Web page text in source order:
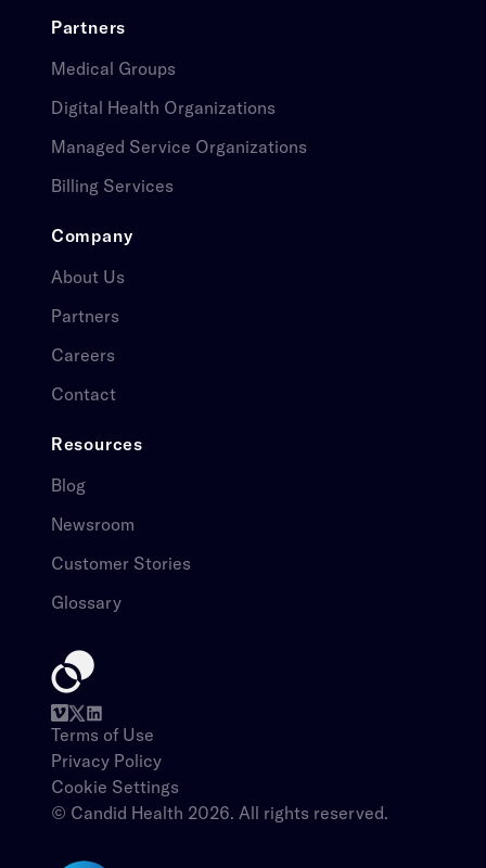
Partners​​​​‌ ‍ ​‍​‍‌‍ ‌ ​‍‌‍‍‌‌‍‌ ‌‍‍‌‌‍ ‍​‍​‍​ ‍‍​‍​‍‌ ​ ‌‍​‌‌‍ ‍‌‍‍‌‌ ‌​‌ ‍‌​‍ ‍‌‍‍‌‌‍ ​‍​‍​‍ ​​‍​‍‌‍‍​‌ ​‍‌‍‌‌‌‍‌‍​‍​‍​ ‍‍​‍​‍‌‍‍​‌ ‌​‌ ‌​‌ ​​​ ‍‍​‍ ​‍ ‌‍ ​‌‍ ‌‍​ ‌‍​‌‌‍ ​‌‍‍​‌‍ ‌ ​ ‌ ‌​​ ‍‍​ ​ ​ ​ ​ ​ ​ ​ ​‍ ‌‍‍‌‌‍ ‍‌ ‌​‌‍‌‌‌‍ ‍‌ ‌​​‍ ‌‍‌‌‌‍‌​‌‍‍‌‌ ‌​​‍ ‌‍ ‌‌‍ ‌‍‌​‌‍‌‌​ ‌‌ ​​‌ ​‍‌‍‌‌‌ ​ ‌‍‌‌‌‍ ‍‌ ‌​‌‍​‌‌ ‌​‌‍‍‌‌‍ ‌‍ ‍​ ‍ ‌‍‍‌‌‍‌​​ ‌​ ​​‌‍‌​‌‍‌‍​ ‍​​ ​‌​ ‍‌​ ​​​ ‍‌​‍ ‌​ ‍​‌‍​‍​ ​​‌‍‌‍​‍ ‌​ ‌​​ ‍‌​ ​‍​ ‌​​‍ ‌‌‍​‌​ ​​​ ‌​​ ​ ​‍ ‌​ ​‍‌‍‌​‌‍‌‍​ ​​​ ​​​ ‌ ​ ‌​​ ​​‌‍​ ​ ‍​​ ‍​​ ​‍​ ‍ ‌ ‌​‌ ‍‌‌ ​​‌‍‌‌​ ‌‌ ​ ‌‍‍‌‌ ‌​‌‍‌‌‌​‌‍‌‍ ‌‍ ‌ ‌​‌‍‌‌‌ ​‍​ ‍ ‌ ​​‌‍​‌‌ ‌​‌‍‍​​ ‌‌‍ ​‌‍‍‌‌‍ ‍‌‍‍ ‌​​ ‌‍ ‌‍ ​‌ ‌‌‌‍ ‌‌‍ ‍‌ ​ ​‍‌‌​ ‌‌‌​​‍‌‌ ‌‍‍ ‌‍‌‌‌ ‍‌​‍‌‌​ ​ ‌​‌​​‍‌‌​ ​ ‌​‌​​‍‌‌​ ​‍​ ​‍​ ‍​​ ​‌​ ‌‌​ ​‍​ ​ ​ ​‌​ ‌ ​ ‌‌‌‍​ ​ ‍‌​ ‌‌​ ‌‌​‍‌‌​ ​‍​ ​‍​‍‌‌​ ‌‌‌​‌​​‍ ‍‌‍‍​‌‍‌‌‌‍​‌‌‍‌​‌‍‍‌‌‍ ‍‌‍‌ ​ ‌‍​‍‌‍​‌‌ ​ ‌‍‌‌‌‌‌‌‌ ​‍‌‍ ​​ ‌‌‍‍​‌ ‌​‌ ‌​‌ ​​​‍‌‌​ ​ ‌​​‌​‍‌‌​ ​‍‌​‌‍​‍‌‌​ ​‍‌​‌‍‌‍ ​‌‍ ‌‍​ ‌‍​‌‌‍ ​‌‍‍​‌‍ ‌ ​ ‌ ‌​​‍‌‌​ ​ ‌​​‌​ ​ ​ ​ ​ ​ ​ ​ ​‍‌‍‌‍‍‌‌‍‌​​ ‌​ ​​‌‍‌​‌‍‌‍​ ‍​​ ​‌​ ‍‌​ ​​​ ‍‌​‍ ‌​ ‍​‌‍​‍​ ​​‌‍‌‍​‍ ‌​ ‌​​ ‍‌​ ​‍​ ‌​​‍ ‌‌‍​‌​ ​​​ ‌​​ ​ ​‍ ‌​ ​‍‌‍‌​‌‍‌‍​ ​​​ ​​​ ‌ ​ ‌​​ ​​‌‍​ ​ ‍​​ ‍​​ ​‍​‍‌‍‌ ‌​‌ ‍‌‌ ​​‌‍‌‌​ ‌‌ ​ ‌‍‍‌‌ ‌​‌‍‌‌‌​‌‍‌‍ ‌‍ ‌ ‌​‌‍‌‌‌ ​‍​‍‌‍‌ ​​‌‍​‌‌ ‌​‌‍‍​​ ‌‌‍ ​‌‍‍‌‌‍ ‍‌‍‍ ‌​​ ‌‍ ‌‍ ​‌ ‌‌‌‍ ‌‌‍ ‍‌ ​ ​‍‌‌​ ‌‌‌​​‍‌‌ ‌‍‍ ‌‍‌‌‌ ‍‌​‍‌‌​ ​ ‌​‌​​‍‌‌​ ​ ‌​‌​​‍‌‌​ ​‍​ ​‍​ ‍​​ ​‌​ ‌‌​ ​‍​ ​ ​ ​‌​ ‌ ​ ‌‌‌‍​ ​ ‍‌​ ‌‌​ ‌‌​‍‌‌​ ​‍​ ​‍​‍‌‌​ ‌‌‌​‌​​‍ ‍‌‍‍​‌‍‌‌‌‍​‌‌‍‌​‌‍‍‌‌‍ ‍‌‍‌ ​‍‌‍‌ ​​‌‍‌‌‌ ​‍‌ ​ ‌ ​​‌‍‌‌‌‍​ ‌ ‌​‌‍‍‌‌ ‌‍‌‍‌‌​ ‌‌ ​​‌ ‌‌‌‍​‍‌‍ ​‌‍‍‌‌ ​ ‌‍‍​‌‍‌‌‌‍‌​​‍​‍‌ ‌
Medical Groups​​​​‌ ‍ ​‍​‍‌‍ ‌ ​‍‌‍‍‌‌‍‌ ‌‍‍‌‌‍ ‍​‍​‍​ ‍‍​‍​‍‌ ​ ‌‍​‌‌‍ ‍‌‍‍‌‌ ‌​‌ ‍‌​‍ ‍‌‍‍‌‌‍ ​‍​‍​‍ ​​‍​‍‌‍‍​‌ ​‍‌‍‌‌‌‍‌‍​‍​‍​ ‍‍​‍​‍‌‍‍​‌ ‌​‌ ‌​‌ ​​​ ‍‍​‍ ​‍ ‌‍ ​‌‍ ‌‍​ ‌‍​‌‌‍ ​‌‍‍​‌‍ ‌ ​ ‌ ‌​​ ‍‍​ ​ ​ ​ ​ ​ ​ ​ ​‍ ‌‍‍‌‌‍ ‍‌ ‌​‌‍‌‌‌‍ ‍‌ ‌​​‍ ‌‍‌‌‌‍‌​‌‍‍‌‌ ‌​​‍ ‌‍ ‌‌‍ ‌‍‌​‌‍‌‌​ ‌‌ ​​‌ ​‍‌‍‌‌‌ ​ ‌‍‌‌‌‍ ‍‌ ‌​‌‍​‌‌ ‌​‌‍‍‌‌‍ ‌‍ ‍​ ‍ ‌‍‍‌‌‍‌​​ ‌​ ​​‌‍‌​‌‍‌‍​ ‍​​ ​‌​ ‍‌​ ​​​ ‍‌​‍ ‌​ ‍​‌‍​‍​ ​​‌‍‌‍​‍ ‌​ ‌​​ ‍‌​ ​‍​ ‌​​‍ ‌‌‍​‌​ ​​​ ‌​​ ​ ​‍ ‌​ ​‍‌‍‌​‌‍‌‍​ ​​​ ​​​ ‌ ​ ‌​​ ​​‌‍​ ​ ‍​​ ‍​​ ​‍​ ‍ ‌ ‌​‌ ‍‌‌ ​​‌‍‌‌​ ‌‌ ​ ‌‍‍‌‌ ‌​‌‍‌‌‌​‌‍‌‍ ‌‍ ‌ ‌​‌‍‌‌‌ ​‍​ ‍ ‌ ​​‌‍​‌‌ ‌​‌‍‍​​ ‌‌‍ ​‌‍‍‌‌‍ ‍‌‍‍ ‌​​ ‌‍ ‌‍ ​‌ ‌‌‌‍ ‌‌‍ ‍‌ ​ ​‍‌‌​ ‌‌‌​​‍‌‌ ‌‍‍ ‌‍‌‌‌ ‍‌​‍‌‌​ ​ ‌​‌​​‍‌‌​ ​ ‌​‌​​‍‌‌​ ​‍​ ​‍​ ‍​​ ​‌​ ‌‌​ ​‍​ ​ ​ ​‌​ ‌ ​ ‌‌‌‍​ ​ ‍‌​ ‌‌​ ‌‌​‍‌‌​ ​‍​ ​‍​‍‌‌​ ‌‌‌​‌​​‍ ‍‌‍ ​‌‍‍‌‌‍ ‍‌‍‍ ‌ ​ ​‍‌‌​ ‌‌‌​​‍‌‌ ‌‍‍ ‌‍‌‌‌ ‍‌​‍‌‌​ ​ ‌​‌​​‍‌‌​ ​ ‌​‌​​‍‌‌​ ​‍​ ​‍‌‍‌​‌‍​ ​ ‌‌‌‍‌​‌‍​‌​ ‍‌​ ‍​​ ​‌‌‍​ ​ ‌‍​ ‍‌‌‍​‌​‍‌‌​ ​‍​ ​‍​‍‌‌​ ‌‌‌​‌​​‍ ‍‌‍ ​‌‍​‌‌‍​‍‌‍‌‌‌‍ ​​ ‌‍​‍‌‍​‌‌ ​ ‌‍‌‌‌‌‌‌‌ ​‍‌‍ ​​ ‌‌‍‍​‌ ‌​‌ ‌​‌ ​​​‍‌‌​ ​ ‌​​‌​‍‌‌​ ​‍‌​‌‍​‍‌‌​ ​‍‌​‌‍‌‍ ​‌‍ ‌‍​ ‌‍​‌‌‍ ​‌‍‍​‌‍ ‌ ​ ‌ ‌​​‍‌‌​ ​ ‌​​‌​ ​ ​ ​ ​ ​ ​ ​ ​‍‌‍‌‍‍‌‌‍‌​​ ‌​ ​​‌‍‌​‌‍‌‍​ ‍​​ ​‌​ ‍‌​ ​​​ ‍‌​‍ ‌​ ‍​‌‍​‍​ ​​‌‍‌‍​‍ ‌​ ‌​​ ‍‌​ ​‍​ ‌​​‍ ‌‌‍​‌​ ​​​ ‌​​ ​ ​‍ ‌​ ​‍‌‍‌​‌‍‌‍​ ​​​ ​​​ ‌ ​ ‌​​ ​​‌‍​ ​ ‍​​ ‍​​ ​‍​‍‌‍‌ ‌​‌ ‍‌‌ ​​‌‍‌‌​ ‌‌ ​ ‌‍‍‌‌ ‌​‌‍‌‌‌​‌‍‌‍ ‌‍ ‌ ‌​‌‍‌‌‌ ​‍​‍‌‍‌ ​​‌‍​‌‌ ‌​‌‍‍​​ ‌‌‍ ​‌‍‍‌‌‍ ‍‌‍‍ ‌​​ ‌‍ ‌‍ ​‌ ‌‌‌‍ ‌‌‍ ‍‌ ​ ​‍‌‌​ ‌‌‌​​‍‌‌ ‌‍‍ ‌‍‌‌‌ ‍‌​‍‌‌​ ​ ‌​‌​​‍‌‌​ ​ ‌​‌​​‍‌‌​ ​‍​ ​‍​ ‍​​ ​‌​ ‌‌​ ​‍​ ​ ​ ​‌​ ‌ ​ ‌‌‌‍​ ​ ‍‌​ ‌‌​ ‌‌​‍‌‌​ ​‍​ ​‍​‍‌‌​ ‌‌‌​‌​​‍ ‍‌‍ ​‌‍‍‌‌‍ ‍‌‍‍ ‌ ​ ​‍‌‌​ ‌‌‌​​‍‌‌ ‌‍‍ ‌‍‌‌‌ ‍‌​‍‌‌​ ​ ‌​‌​​‍‌‌​ ​ ‌​‌​​‍‌‌​ ​‍​ ​‍‌‍‌​‌‍​ ​ ‌‌‌‍‌​‌‍​‌​ ‍‌​ ‍​​ ​‌‌‍​ ​ ‌‍​ ‍‌‌‍​‌​‍‌‌​ ​‍​ ​‍​‍‌‌​ ‌‌‌​‌​​‍ ‍‌‍ ​‌‍​‌‌‍​‍‌‍‌‌‌‍ ​​‍‌‍‌ ​​‌‍‌‌‌ ​‍‌ ​ ‌ ​​‌‍‌‌‌‍​ ‌ ‌​‌‍‍‌‌ ‌‍‌‍‌‌​ ‌‌ ​​‌ ‌‌‌‍​‍‌‍ ​‌‍‍‌‌ ​ ‌‍‍​‌‍‌‌‌‍‌​​‍​‍‌ ‌
Digital Health Organizations​​​​‌ ‍ ​‍​‍‌‍ ‌ ​‍‌‍‍‌‌‍‌ ‌‍‍‌‌‍ ‍​‍​‍​ ‍‍​‍​‍‌ ​ ‌‍​‌‌‍ ‍‌‍‍‌‌ ‌​‌ ‍‌​‍ ‍‌‍‍‌‌‍ ​‍​‍​‍ ​​‍​‍‌‍‍​‌ ​‍‌‍‌‌‌‍‌‍​‍​‍​ ‍‍​‍​‍‌‍‍​‌ ‌​‌ ‌​‌ ​​​ ‍‍​‍ ​‍ ‌‍ ​‌‍ ‌‍​ ‌‍​‌‌‍ ​‌‍‍​‌‍ ‌ ​ ‌ ‌​​ ‍‍​ ​ ​ ​ ​ ​ ​ ​ ​‍ ‌‍‍‌‌‍ ‍‌ ‌​‌‍‌‌‌‍ ‍‌ ‌​​‍ ‌‍‌‌‌‍‌​‌‍‍‌‌ ‌​​‍ ‌‍ ‌‌‍ ‌‍‌​‌‍‌‌​ ‌‌ ​​‌ ​‍‌‍‌‌‌ ​ ‌‍‌‌‌‍ ‍‌ ‌​‌‍​‌‌ ‌​‌‍‍‌‌‍ ‌‍ ‍​ ‍ ‌‍‍‌‌‍‌​​ ‌​ ​​‌‍‌​‌‍‌‍​ ‍​​ ​‌​ ‍‌​ ​​​ ‍‌​‍ ‌​ ‍​‌‍​‍​ ​​‌‍‌‍​‍ ‌​ ‌​​ ‍‌​ ​‍​ ‌​​‍ ‌‌‍​‌​ ​​​ ‌​​ ​ ​‍ ‌​ ​‍‌‍‌​‌‍‌‍​ ​​​ ​​​ ‌ ​ ‌​​ ​​‌‍​ ​ ‍​​ ‍​​ ​‍​ ‍ ‌ ‌​‌ ‍‌‌ ​​‌‍‌‌​ ‌‌ ​ ‌‍‍‌‌ ‌​‌‍‌‌‌​‌‍‌‍ ‌‍ ‌ ‌​‌‍‌‌‌ ​‍​ ‍ ‌ ​​‌‍​‌‌ ‌​‌‍‍​​ ‌‌‍ ​‌‍‍‌‌‍ ‍‌‍‍ ‌​​ ‌‍ ‌‍ ​‌ ‌‌‌‍ ‌‌‍ ‍‌ ​ ​‍‌‌​ ‌‌‌​​‍‌‌ ‌‍‍ ‌‍‌‌‌ ‍‌​‍‌‌​ ​ ‌​‌​​‍‌‌​ ​ ‌​‌​​‍‌‌​ ​‍​ ​‍​ ‍​​ ​‌​ ‌‌​ ​‍​ ​ ​ ​‌​ ‌ ​ ‌‌‌‍​ ​ ‍‌​ ‌‌​ ‌‌​‍‌‌​ ​‍​ ​‍​‍‌‌​ ‌‌‌​‌​​‍ ‍‌‍ ​‌‍‍‌‌‍ ‍‌‍‍ ‌ ​ ​‍‌‌​ ‌‌‌​​‍‌‌ ‌‍‍ ‌‍‌‌‌ ‍‌​‍‌‌​ ​ ‌​‌​​‍‌‌​ ​ ‌​‌​​‍‌‌​ ​‍​ ​‍​ ‌ ‌‍​ ​ ​​‌‍‌‍​ ​ ‌‍‌​​ ​‌​ ​​​ ​‍​ ​​‌‍‌‍‌‍​ ​ ‍‌​ ‌​‌‍​‍‌‍​‌​ ​​​ ​ ​ ‌​​ ​​​ ‍​​ ​ ​ ‌​​ ​​​ ‌ ​ ‌‌​ ​​​ ‍‌‌‍‌‍‌‍‌‌​ ​​​ ‌ ​‍‌‌​ ​‍​ ​‍​‍‌‌​ ‌‌‌​‌​​‍ ‍‌‍ ​‌‍​‌‌‍​‍‌‍‌‌‌‍ ​​ ‌‍​‍‌‍​‌‌ ​ ‌‍‌‌‌‌‌‌‌ ​‍‌‍ ​​ ‌‌‍‍​‌ ‌​‌ ‌​‌ ​​​‍‌‌​ ​ ‌​​‌​‍‌‌​ ​‍‌​‌‍​‍‌‌​ ​‍‌​‌‍‌‍ ​‌‍ ‌‍​ ‌‍​‌‌‍ ​‌‍‍​‌‍ ‌ ​ ‌ ‌​​‍‌‌​ ​ ‌​​‌​ ​ ​ ​ ​ ​ ​ ​ ​‍‌‍‌‍‍‌‌‍‌​​ ‌​ ​​‌‍‌​‌‍‌‍​ ‍​​ ​‌​ ‍‌​ ​​​ ‍‌​‍ ‌​ ‍​‌‍​‍​ ​​‌‍‌‍​‍ ‌​ ‌​​ ‍‌​ ​‍​ ‌​​‍ ‌‌‍​‌​ ​​​ ‌​​ ​ ​‍ ‌​ ​‍‌‍‌​‌‍‌‍​ ​​​ ​​​ ‌ ​ ‌​​ ​​‌‍​ ​ ‍​​ ‍​​ ​‍​‍‌‍‌ ‌​‌ ‍‌‌ ​​‌‍‌‌​ ‌‌ ​ ‌‍‍‌‌ ‌​‌‍‌‌‌​‌‍‌‍ ‌‍ ‌ ‌​‌‍‌‌‌ ​‍​‍‌‍‌ ​​‌‍​‌‌ ‌​‌‍‍​​ ‌‌‍ ​‌‍‍‌‌‍ ‍‌‍‍ ‌​​ ‌‍ ‌‍ ​‌ ‌‌‌‍ ‌‌‍ ‍‌ ​ ​‍‌‌​ ‌‌‌​​‍‌‌ ‌‍‍ ‌‍‌‌‌ ‍‌​‍‌‌​ ​ ‌​‌​​‍‌‌​ ​ ‌​‌​​‍‌‌​ ​‍​ ​‍​ ‍​​ ​‌​ ‌‌​ ​‍​ ​ ​ ​‌​ ‌ ​ ‌‌‌‍​ ​ ‍‌​ ‌‌​ ‌‌​‍‌‌​ ​‍​ ​‍​‍‌‌​ ‌‌‌​‌​​‍ ‍‌‍ ​‌‍‍‌‌‍ ‍‌‍‍ ‌ ​ ​‍‌‌​ ‌‌‌​​‍‌‌ ‌‍‍ ‌‍‌‌‌ ‍‌​‍‌‌​ ​ ‌​‌​​‍‌‌​ ​ ‌​‌​​‍‌‌​ ​‍​ ​‍​ ‌ ‌‍​ ​ ​​‌‍‌‍​ ​ ‌‍‌​​ ​‌​ ​​​ ​‍​ ​​‌‍‌‍‌‍​ ​ ‍‌​ ‌​‌‍​‍‌‍​‌​ ​​​ ​ ​ ‌​​ ​​​ ‍​​ ​ ​ ‌​​ ​​​ ‌ ​ ‌‌​ ​​​ ‍‌‌‍‌‍‌‍‌‌​ ​​​ ‌ ​‍‌‌​ ​‍​ ​‍​‍‌‌​ ‌‌‌​‌​​‍ ‍‌‍ ​‌‍​‌‌‍​‍‌‍‌‌‌‍ ​​‍‌‍‌ ​​‌‍‌‌‌ ​‍‌ ​ ‌ ​​‌‍‌‌‌‍​ ‌ ‌​‌‍‍‌‌ ‌‍‌‍‌‌​ ‌‌ ​​‌ ‌‌‌‍​‍‌‍ ​‌‍‍‌‌ ​ ‌‍‍​‌‍‌‌‌‍‌​​‍​‍‌ ‌
Managed Service Organizations​​​​‌ ‍ ​‍​‍‌‍ ‌ ​‍‌‍‍‌‌‍‌ ‌‍‍‌‌‍ ‍​‍​‍​ ‍‍​‍​‍‌ ​ ‌‍​‌‌‍ ‍‌‍‍‌‌ ‌​‌ ‍‌​‍ ‍‌‍‍‌‌‍ ​‍​‍​‍ ​​‍​‍‌‍‍​‌ ​‍‌‍‌‌‌‍‌‍​‍​‍​ ‍‍​‍​‍‌‍‍​‌ ‌​‌ ‌​‌ ​​​ ‍‍​‍ ​‍ ‌‍ ​‌‍ ‌‍​ ‌‍​‌‌‍ ​‌‍‍​‌‍ ‌ ​ ‌ ‌​​ ‍‍​ ​ ​ ​ ​ ​ ​ ​ ​‍ ‌‍‍‌‌‍ ‍‌ ‌​‌‍‌‌‌‍ ‍‌ ‌​​‍ ‌‍‌‌‌‍‌​‌‍‍‌‌ ‌​​‍ ‌‍ ‌‌‍ ‌‍‌​‌‍‌‌​ ‌‌ ​​‌ ​‍‌‍‌‌‌ ​ ‌‍‌‌‌‍ ‍‌ ‌​‌‍​‌‌ ‌​‌‍‍‌‌‍ ‌‍ ‍​ ‍ ‌‍‍‌‌‍‌​​ ‌​ ​​‌‍‌​‌‍‌‍​ ‍​​ ​‌​ ‍‌​ ​​​ ‍‌​‍ ‌​ ‍​‌‍​‍​ ​​‌‍‌‍​‍ ‌​ ‌​​ ‍‌​ ​‍​ ‌​​‍ ‌‌‍​‌​ ​​​ ‌​​ ​ ​‍ ‌​ ​‍‌‍‌​‌‍‌‍​ ​​​ ​​​ ‌ ​ ‌​​ ​​‌‍​ ​ ‍​​ ‍​​ ​‍​ ‍ ‌ ‌​‌ ‍‌‌ ​​‌‍‌‌​ ‌‌ ​ ‌‍‍‌‌ ‌​‌‍‌‌‌​‌‍‌‍ ‌‍ ‌ ‌​‌‍‌‌‌ ​‍​ ‍ ‌ ​​‌‍​‌‌ ‌​‌‍‍​​ ‌‌‍ ​‌‍‍‌‌‍ ‍‌‍‍ ‌​​ ‌‍ ‌‍ ​‌ ‌‌‌‍ ‌‌‍ ‍‌ ​ ​‍‌‌​ ‌‌‌​​‍‌‌ ‌‍‍ ‌‍‌‌‌ ‍‌​‍‌‌​ ​ ‌​‌​​‍‌‌​ ​ ‌​‌​​‍‌‌​ ​‍​ ​‍​ ‍​​ ​‌​ ‌‌​ ​‍​ ​ ​ ​‌​ ‌ ​ ‌‌‌‍​ ​ ‍‌​ ‌‌​ ‌‌​‍‌‌​ ​‍​ ​‍​‍‌‌​ ‌‌‌​‌​​‍ ‍‌‍ ​‌‍‍‌‌‍ ‍‌‍‍ ‌ ​ ​‍‌‌​ ‌‌‌​​‍‌‌ ‌‍‍ ‌‍‌‌‌ ‍‌​‍‌‌​ ​ ‌​‌​​‍‌‌​ ​ ‌​‌​​‍‌‌​ ​‍​ ​‍​ ‍​‌‍​‌‌‍‌‍​ ​​‌‍‌​​ ‍‌‌‍​ ‌‍‌‍​ ​​‌‍‌‌‌‍​‍‌‍‌‌‌‍‌‌​ ‌​‌‍‌​​ ​​‌‍‌‍​ ​‌​ ‍‌​ ‌‍​ ‌‍​ ‌‌‌‍‌​​ ‍​‌‍​‍‌‍​‍​ ​‌​ ‌‌‌‍‌‌​ ​‍​ ​‌‌‍​‍​‍‌‌​ ​‍​ ​‍​‍‌‌​ ‌‌‌​‌​​‍ ‍‌‍ ​‌‍​‌‌‍​‍‌‍‌‌‌‍ ​​ ‌‍​‍‌‍​‌‌ ​ ‌‍‌‌‌‌‌‌‌ ​‍‌‍ ​​ ‌‌‍‍​‌ ‌​‌ ‌​‌ ​​​‍‌‌​ ​ ‌​​‌​‍‌‌​ ​‍‌​‌‍​‍‌‌​ ​‍‌​‌‍‌‍ ​‌‍ ‌‍​ ‌‍​‌‌‍ ​‌‍‍​‌‍ ‌ ​ ‌ ‌​​‍‌‌​ ​ ‌​​‌​ ​ ​ ​ ​ ​ ​ ​ ​‍‌‍‌‍‍‌‌‍‌​​ ‌​ ​​‌‍‌​‌‍‌‍​ ‍​​ ​‌​ ‍‌​ ​​​ ‍‌​‍ ‌​ ‍​‌‍​‍​ ​​‌‍‌‍​‍ ‌​ ‌​​ ‍‌​ ​‍​ ‌​​‍ ‌‌‍​‌​ ​​​ ‌​​ ​ ​‍ ‌​ ​‍‌‍‌​‌‍‌‍​ ​​​ ​​​ ‌ ​ ‌​​ ​​‌‍​ ​ ‍​​ ‍​​ ​‍​‍‌‍‌ ‌​‌ ‍‌‌ ​​‌‍‌‌​ ‌‌ ​ ‌‍‍‌‌ ‌​‌‍‌‌‌​‌‍‌‍ ‌‍ ‌ ‌​‌‍‌‌‌ ​‍​‍‌‍‌ ​​‌‍​‌‌ ‌​‌‍‍​​ ‌‌‍ ​‌‍‍‌‌‍ ‍‌‍‍ ‌​​ ‌‍ ‌‍ ​‌ ‌‌‌‍ ‌‌‍ ‍‌ ​ ​‍‌‌​ ‌‌‌​​‍‌‌ ‌‍‍ ‌‍‌‌‌ ‍‌​‍‌‌​ ​ ‌​‌​​‍‌‌​ ​ ‌​‌​​‍‌‌​ ​‍​ ​‍​ ‍​​ ​‌​ ‌‌​ ​‍​ ​ ​ ​‌​ ‌ ​ ‌‌‌‍​ ​ ‍‌​ ‌‌​ ‌‌​‍‌‌​ ​‍​ ​‍​‍‌‌​ ‌‌‌​‌​​‍ ‍‌‍ ​‌‍‍‌‌‍ ‍‌‍‍ ‌ ​ ​‍‌‌​ ‌‌‌​​‍‌‌ ‌‍‍ ‌‍‌‌‌ ‍‌​‍‌‌​ ​ ‌​‌​​‍‌‌​ ​ ‌​‌​​‍‌‌​ ​‍​ ​‍​ ‍​‌‍​‌‌‍‌‍​ ​​‌‍‌​​ ‍‌‌‍​ ‌‍‌‍​ ​​‌‍‌‌‌‍​‍‌‍‌‌‌‍‌‌​ ‌​‌‍‌​​ ​​‌‍‌‍​ ​‌​ ‍‌​ ‌‍​ ‌‍​ ‌‌‌‍‌​​ ‍​‌‍​‍‌‍​‍​ ​‌​ ‌‌‌‍‌‌​ ​‍​ ​‌‌‍​‍​‍‌‌​ ​‍​ ​‍​‍‌‌​ ‌‌‌​‌​​‍ ‍‌‍ ​‌‍​‌‌‍​‍‌‍‌‌‌‍ ​​‍‌‍‌ ​​‌‍‌‌‌ ​‍‌ ​ ‌ ​​‌‍‌‌‌‍​ ‌ ‌​‌‍‍‌‌ ‌‍‌‍‌‌​ ‌‌ ​​‌ ‌‌‌‍​‍‌‍ ​‌‍‍‌‌ ​ ‌‍‍​‌‍‌‌‌‍‌​​‍​‍‌ ‌
Billing Services​​​​‌ ‍ ​‍​‍‌‍ ‌ ​‍‌‍‍‌‌‍‌ ‌‍‍‌‌‍ ‍​‍​‍​ ‍‍​‍​‍‌ ​ ‌‍​‌‌‍ ‍‌‍‍‌‌ ‌​‌ ‍‌​‍ ‍‌‍‍‌‌‍ ​‍​‍​‍ ​​‍​‍‌‍‍​‌ ​‍‌‍‌‌‌‍‌‍​‍​‍​ ‍‍​‍​‍‌‍‍​‌ ‌​‌ ‌​‌ ​​​ ‍‍​‍ ​‍ ‌‍ ​‌‍ ‌‍​ ‌‍​‌‌‍ ​‌‍‍​‌‍ ‌ ​ ‌ ‌​​ ‍‍​ ​ ​ ​ ​ ​ ​ ​ ​‍ ‌‍‍‌‌‍ ‍‌ ‌​‌‍‌‌‌‍ ‍‌ ‌​​‍ ‌‍‌‌‌‍‌​‌‍‍‌‌ ‌​​‍ ‌‍ ‌‌‍ ‌‍‌​‌‍‌‌​ ‌‌ ​​‌ ​‍‌‍‌‌‌ ​ ‌‍‌‌‌‍ ‍‌ ‌​‌‍​‌‌ ‌​‌‍‍‌‌‍ ‌‍ ‍​ ‍ ‌‍‍‌‌‍‌​​ ‌​ ​​‌‍‌​‌‍‌‍​ ‍​​ ​‌​ ‍‌​ ​​​ ‍‌​‍ ‌​ ‍​‌‍​‍​ ​​‌‍‌‍​‍ ‌​ ‌​​ ‍‌​ ​‍​ ‌​​‍ ‌‌‍​‌​ ​​​ ‌​​ ​ ​‍ ‌​ ​‍‌‍‌​‌‍‌‍​ ​​​ ​​​ ‌ ​ ‌​​ ​​‌‍​ ​ ‍​​ ‍​​ ​‍​ ‍ ‌ ‌​‌ ‍‌‌ ​​‌‍‌‌​ ‌‌ ​ ‌‍‍‌‌ ‌​‌‍‌‌‌​‌‍‌‍ ‌‍ ‌ ‌​‌‍‌‌‌ ​‍​ ‍ ‌ ​​‌‍​‌‌ ‌​‌‍‍​​ ‌‌‍ ​‌‍‍‌‌‍ ‍‌‍‍ ‌​​ ‌‍ ‌‍ ​‌ ‌‌‌‍ ‌‌‍ ‍‌ ​ ​‍‌‌​ ‌‌‌​​‍‌‌ ‌‍‍ ‌‍‌‌‌ ‍‌​‍‌‌​ ​ ‌​‌​​‍‌‌​ ​ ‌​‌​​‍‌‌​ ​‍​ ​‍​ ‍​​ ​‌​ ‌‌​ ​‍​ ​ ​ ​‌​ ‌ ​ ‌‌‌‍​ ​ ‍‌​ ‌‌​ ‌‌​‍‌‌​ ​‍​ ​‍​‍‌‌​ ‌‌‌​‌​​‍ ‍‌‍ ​‌‍‍‌‌‍ ‍‌‍‍ ‌ ​ ​‍‌‌​ ‌‌‌​​‍‌‌ ‌‍‍ ‌‍‌‌‌ ‍‌​‍‌‌​ ​ ‌​‌​​‍‌‌​ ​ ‌​‌​​‍‌‌​ ​‍​ ​‍‌‍​ ​ ​‍‌‍‌‌​ ​‍‌‍‌‌​ ​​‌‍​‌‌‍​‌‌‍‌‍‌‍‌​​ ​​‌‍‌‌​ ​‍​ ‍‌​ ‍​‌‍‌‌‌‍‌‍​ ‍​​ ​ ‌‍‌​​ ‍‌​ ‍​​ ‌​‌‍‌​​ ​‍​ ‌‌‌‍‌​​ ​‌​ ‍​​ ‌ ​ ‍‌‌‍​‌​‍‌‌​ ​‍​ ​‍​‍‌‌​ ‌‌‌​‌​​‍ ‍‌‍ ​‌‍​‌‌‍​‍‌‍‌‌‌‍ ​​ ‌‍​‍‌‍​‌‌ ​ ‌‍‌‌‌‌‌‌‌ ​‍‌‍ ​​ ‌‌‍‍​‌ ‌​‌ ‌​‌ ​​​‍‌‌​ ​ ‌​​‌​‍‌‌​ ​‍‌​‌‍​‍‌‌​ ​‍‌​‌‍‌‍ ​‌‍ ‌‍​ ‌‍​‌‌‍ ​‌‍‍​‌‍ ‌ ​ ‌ ‌​​‍‌‌​ ​ ‌​​‌​ ​ ​ ​ ​ ​ ​ ​ ​‍‌‍‌‍‍‌‌‍‌​​ ‌​ ​​‌‍‌​‌‍‌‍​ ‍​​ ​‌​ ‍‌​ ​​​ ‍‌​‍ ‌​ ‍​‌‍​‍​ ​​‌‍‌‍​‍ ‌​ ‌​​ ‍‌​ ​‍​ ‌​​‍ ‌‌‍​‌​ ​​​ ‌​​ ​ ​‍ ‌​ ​‍‌‍‌​‌‍‌‍​ ​​​ ​​​ ‌ ​ ‌​​ ​​‌‍​ ​ ‍​​ ‍​​ ​‍​‍‌‍‌ ‌​‌ ‍‌‌ ​​‌‍‌‌​ ‌‌ ​ ‌‍‍‌‌ ‌​‌‍‌‌‌​‌‍‌‍ ‌‍ ‌ ‌​‌‍‌‌‌ ​‍​‍‌‍‌ ​​‌‍​‌‌ ‌​‌‍‍​​ ‌‌‍ ​‌‍‍‌‌‍ ‍‌‍‍ ‌​​ ‌‍ ‌‍ ​‌ ‌‌‌‍ ‌‌‍ ‍‌ ​ ​‍‌‌​ ‌‌‌​​‍‌‌ ‌‍‍ ‌‍‌‌‌ ‍‌​‍‌‌​ ​ ‌​‌​​‍‌‌​ ​ ‌​‌​​‍‌‌​ ​‍​ ​‍​ ‍​​ ​‌​ ‌‌​ ​‍​ ​ ​ ​‌​ ‌ ​ ‌‌‌‍​ ​ ‍‌​ ‌‌​ ‌‌​‍‌‌​ ​‍​ ​‍​‍‌‌​ ‌‌‌​‌​​‍ ‍‌‍ ​‌‍‍‌‌‍ ‍‌‍‍ ‌ ​ ​‍‌‌​ ‌‌‌​​‍‌‌ ‌‍‍ ‌‍‌‌‌ ‍‌​‍‌‌​ ​ ‌​‌​​‍‌‌​ ​ ‌​‌​​‍‌‌​ ​‍​ ​‍‌‍​ ​ ​‍‌‍‌‌​ ​‍‌‍‌‌​ ​​‌‍​‌‌‍​‌‌‍‌‍‌‍‌​​ ​​‌‍‌‌​ ​‍​ ‍‌​ ‍​‌‍‌‌‌‍‌‍​ ‍​​ ​ ‌‍‌​​ ‍‌​ ‍​​ ‌​‌‍‌​​ ​‍​ ‌‌‌‍‌​​ ​‌​ ‍​​ ‌ ​ ‍‌‌‍​‌​‍‌‌​ ​‍​ ​‍​‍‌‌​ ‌‌‌​‌​​‍ ‍‌‍ ​‌‍​‌‌‍​‍‌‍‌‌‌‍ ​​‍‌‍‌ ​​‌‍‌‌‌ ​‍‌ ​ ‌ ​​‌‍‌‌‌‍​ ‌ ‌​‌‍‍‌‌ ‌‍‌‍‌‌​ ‌‌ ​​‌ ‌‌‌‍​‍‌‍ ​‌‍‍‌‌ ​ ‌‍‍​‌‍‌‌‌‍‌​​‍​‍‌ ‌
Company​​​​‌ ‍ ​‍​‍‌‍ ‌ ​‍‌‍‍‌‌‍‌ ‌‍‍‌‌‍ ‍​‍​‍​ ‍‍​‍​‍‌ ​ ‌‍​‌‌‍ ‍‌‍‍‌‌ ‌​‌ ‍‌​‍ ‍‌‍‍‌‌‍ ​‍​‍​‍ ​​‍​‍‌‍‍​‌ ​‍‌‍‌‌‌‍‌‍​‍​‍​ ‍‍​‍​‍‌‍‍​‌ ‌​‌ ‌​‌ ​​​ ‍‍​‍ ​‍ ‌‍ ​‌‍ ‌‍​ ‌‍​‌‌‍ ​‌‍‍​‌‍ ‌ ​ ‌ ‌​​ ‍‍​ ​ ​ ​ ​ ​ ​ ​ ​‍ ‌‍‍‌‌‍ ‍‌ ‌​‌‍‌‌‌‍ ‍‌ ‌​​‍ ‌‍‌‌‌‍‌​‌‍‍‌‌ ‌​​‍ ‌‍ ‌‌‍ ‌‍‌​‌‍‌‌​ ‌‌ ​​‌ ​‍‌‍‌‌‌ ​ ‌‍‌‌‌‍ ‍‌ ‌​‌‍​‌‌ ‌​‌‍‍‌‌‍ ‌‍ ‍​ ‍ ‌‍‍‌‌‍‌​​ ‌​ ​​‌‍‌​‌‍‌‍​ ‍​​ ​‌​ ‍‌​ ​​​ ‍‌​‍ ‌​ ‍​‌‍​‍​ ​​‌‍‌‍​‍ ‌​ ‌​​ ‍‌​ ​‍​ ‌​​‍ ‌‌‍​‌​ ​​​ ‌​​ ​ ​‍ ‌​ ​‍‌‍‌​‌‍‌‍​ ​​​ ​​​ ‌ ​ ‌​​ ​​‌‍​ ​ ‍​​ ‍​​ ​‍​ ‍ ‌ ‌​‌ ‍‌‌ ​​‌‍‌‌​ ‌‌ ​ ‌‍‍‌‌ ‌​‌‍‌‌‌​‌‍‌‍ ‌‍ ‌ ‌​‌‍‌‌‌ ​‍​ ‍ ‌ ​​‌‍​‌‌ ‌​‌‍‍​​ ‌‌‍ ​‌‍‍‌‌‍ ‍‌‍‍ ‌​​ ‌‍ ‌‍ ​‌ ‌‌‌‍ ‌‌‍ ‍‌ ​ ​‍‌‌​ ‌‌‌​​‍‌‌ ‌‍‍ ‌‍‌‌‌ ‍‌​‍‌‌​ ​ ‌​‌​​‍‌‌​ ​ ‌​‌​​‍‌‌​ ​‍​ ​‍​ ‌​​ ‌​​ ‌ ​ ‌‍‌‍​‌​ ​ ​ ‌​‌‍‌‌​ ​‍‌‍​‍​ ‌​​ ‌ ​‍‌‌​ ​‍​ ​‍​‍‌‌​ ‌‌‌​‌​​‍ ‍‌‍‍​‌‍‌‌‌‍​‌‌‍‌​‌‍‍‌‌‍ ‍‌‍‌ ​ ‌‍​‍‌‍​‌‌ ​ ‌‍‌‌‌‌‌‌‌ ​‍‌‍ ​​ ‌‌‍‍​‌ ‌​‌ ‌​‌ ​​​‍‌‌​ ​ ‌​​‌​‍‌‌​ ​‍‌​‌‍​‍‌‌​ ​‍‌​‌‍‌‍ ​‌‍ ‌‍​ ‌‍​‌‌‍ ​‌‍‍​‌‍ ‌ ​ ‌ ‌​​‍‌‌​ ​ ‌​​‌​ ​ ​ ​ ​ ​ ​ ​ ​‍‌‍‌‍‍‌‌‍‌​​ ‌​ ​​‌‍‌​‌‍‌‍​ ‍​​ ​‌​ ‍‌​ ​​​ ‍‌​‍ ‌​ ‍​‌‍​‍​ ​​‌‍‌‍​‍ ‌​ ‌​​ ‍‌​ ​‍​ ‌​​‍ ‌‌‍​‌​ ​​​ ‌​​ ​ ​‍ ‌​ ​‍‌‍‌​‌‍‌‍​ ​​​ ​​​ ‌ ​ ‌​​ ​​‌‍​ ​ ‍​​ ‍​​ ​‍​‍‌‍‌ ‌​‌ ‍‌‌ ​​‌‍‌‌​ ‌‌ ​ ‌‍‍‌‌ ‌​‌‍‌‌‌​‌‍‌‍ ‌‍ ‌ ‌​‌‍‌‌‌ ​‍​‍‌‍‌ ​​‌‍​‌‌ ‌​‌‍‍​​ ‌‌‍ ​‌‍‍‌‌‍ ‍‌‍‍ ‌​​ ‌‍ ‌‍ ​‌ ‌‌‌‍ ‌‌‍ ‍‌ ​ ​‍‌‌​ ‌‌‌​​‍‌‌ ‌‍‍ ‌‍‌‌‌ ‍‌​‍‌‌​ ​ ‌​‌​​‍‌‌​ ​ ‌​‌​​‍‌‌​ ​‍​ ​‍​ ‌​​ ‌​​ ‌ ​ ‌‍‌‍​‌​ ​ ​ ‌​‌‍‌‌​ ​‍‌‍​‍​ ‌​​ ‌ ​‍‌‌​ ​‍​ ​‍​‍‌‌​ ‌‌‌​‌​​‍ ‍‌‍‍​‌‍‌‌‌‍​‌‌‍‌​‌‍‍‌‌‍ ‍‌‍‌ ​‍‌‍‌ ​​‌‍‌‌‌ ​‍‌ ​ ‌ ​​‌‍‌‌‌‍​ ‌ ‌​‌‍‍‌‌ ‌‍‌‍‌‌​ ‌‌ ​​‌ ‌‌‌‍​‍‌‍ ​‌‍‍‌‌ ​ ‌‍‍​‌‍‌‌‌‍‌​​‍​‍‌ ‌
About Us​​​​‌ ‍ ​‍​‍‌‍ ‌ ​‍‌‍‍‌‌‍‌ ‌‍‍‌‌‍ ‍​‍​‍​ ‍‍​‍​‍‌ ​ ‌‍​‌‌‍ ‍‌‍‍‌‌ ‌​‌ ‍‌​‍ ‍‌‍‍‌‌‍ ​‍​‍​‍ ​​‍​‍‌‍‍​‌ ​‍‌‍‌‌‌‍‌‍​‍​‍​ ‍‍​‍​‍‌‍‍​‌ ‌​‌ ‌​‌ ​​​ ‍‍​‍ ​‍ ‌‍ ​‌‍ ‌‍​ ‌‍​‌‌‍ ​‌‍‍​‌‍ ‌ ​ ‌ ‌​​ ‍‍​ ​ ​ ​ ​ ​ ​ ​ ​‍ ‌‍‍‌‌‍ ‍‌ ‌​‌‍‌‌‌‍ ‍‌ ‌​​‍ ‌‍‌‌‌‍‌​‌‍‍‌‌ ‌​​‍ ‌‍ ‌‌‍ ‌‍‌​‌‍‌‌​ ‌‌ ​​‌ ​‍‌‍‌‌‌ ​ ‌‍‌‌‌‍ ‍‌ ‌​‌‍​‌‌ ‌​‌‍‍‌‌‍ ‌‍ ‍​ ‍ ‌‍‍‌‌‍‌​​ ‌​ ​​‌‍‌​‌‍‌‍​ ‍​​ ​‌​ ‍‌​ ​​​ ‍‌​‍ ‌​ ‍​‌‍​‍​ ​​‌‍‌‍​‍ ‌​ ‌​​ ‍‌​ ​‍​ ‌​​‍ ‌‌‍​‌​ ​​​ ‌​​ ​ ​‍ ‌​ ​‍‌‍‌​‌‍‌‍​ ​​​ ​​​ ‌ ​ ‌​​ ​​‌‍​ ​ ‍​​ ‍​​ ​‍​ ‍ ‌ ‌​‌ ‍‌‌ ​​‌‍‌‌​ ‌‌ ​ ‌‍‍‌‌ ‌​‌‍‌‌‌​‌‍‌‍ ‌‍ ‌ ‌​‌‍‌‌‌ ​‍​ ‍ ‌ ​​‌‍​‌‌ ‌​‌‍‍​​ ‌‌‍ ​‌‍‍‌‌‍ ‍‌‍‍ ‌​​ ‌‍ ‌‍ ​‌ ‌‌‌‍ ‌‌‍ ‍‌ ​ ​‍‌‌​ ‌‌‌​​‍‌‌ ‌‍‍ ‌‍‌‌‌ ‍‌​‍‌‌​ ​ ‌​‌​​‍‌‌​ ​ ‌​‌​​‍‌‌​ ​‍​ ​‍​ ‌​​ ‌​​ ‌ ​ ‌‍‌‍​‌​ ​ ​ ‌​‌‍‌‌​ ​‍‌‍​‍​ ‌​​ ‌ ​‍‌‌​ ​‍​ ​‍​‍‌‌​ ‌‌‌​‌​​‍ ‍‌‍ ​‌‍‍‌‌‍ ‍‌‍‍ ‌ ​ ​‍‌‌​ ‌‌‌​​‍‌‌ ‌‍‍ ‌‍‌‌‌ ‍‌​‍‌‌​ ​ ‌​‌​​‍‌‌​ ​ ‌​‌​​‍‌‌​ ​‍​ ​‍​ ​‌‌‍‌​​ ‌ ‌‍​‌​ ​‌​ ​‌​ ‌ ​ ‌‌​ ‍​‌‍​‌‌‍‌‌​ ‍​​‍‌‌​ ​‍​ ​‍​‍‌‌​ ‌‌‌​‌​​‍ ‍‌‍ ​‌‍​‌‌‍​‍‌‍‌‌‌‍ ​​ ‌‍​‍‌‍​‌‌ ​ ‌‍‌‌‌‌‌‌‌ ​‍‌‍ ​​ ‌‌‍‍​‌ ‌​‌ ‌​‌ ​​​‍‌‌​ ​ ‌​​‌​‍‌‌​ ​‍‌​‌‍​‍‌‌​ ​‍‌​‌‍‌‍ ​‌‍ ‌‍​ ‌‍​‌‌‍ ​‌‍‍​‌‍ ‌ ​ ‌ ‌​​‍‌‌​ ​ ‌​​‌​ ​ ​ ​ ​ ​ ​ ​ ​‍‌‍‌‍‍‌‌‍‌​​ ‌​ ​​‌‍‌​‌‍‌‍​ ‍​​ ​‌​ ‍‌​ ​​​ ‍‌​‍ ‌​ ‍​‌‍​‍​ ​​‌‍‌‍​‍ ‌​ ‌​​ ‍‌​ ​‍​ ‌​​‍ ‌‌‍​‌​ ​​​ ‌​​ ​ ​‍ ‌​ ​‍‌‍‌​‌‍‌‍​ ​​​ ​​​ ‌ ​ ‌​​ ​​‌‍​ ​ ‍​​ ‍​​ ​‍​‍‌‍‌ ‌​‌ ‍‌‌ ​​‌‍‌‌​ ‌‌ ​ ‌‍‍‌‌ ‌​‌‍‌‌‌​‌‍‌‍ ‌‍ ‌ ‌​‌‍‌‌‌ ​‍​‍‌‍‌ ​​‌‍​‌‌ ‌​‌‍‍​​ ‌‌‍ ​‌‍‍‌‌‍ ‍‌‍‍ ‌​​ ‌‍ ‌‍ ​‌ ‌‌‌‍ ‌‌‍ ‍‌ ​ ​‍‌‌​ ‌‌‌​​‍‌‌ ‌‍‍ ‌‍‌‌‌ ‍‌​‍‌‌​ ​ ‌​‌​​‍‌‌​ ​ ‌​‌​​‍‌‌​ ​‍​ ​‍​ ‌​​ ‌​​ ‌ ​ ‌‍‌‍​‌​ ​ ​ ‌​‌‍‌‌​ ​‍‌‍​‍​ ‌​​ ‌ ​‍‌‌​ ​‍​ ​‍​‍‌‌​ ‌‌‌​‌​​‍ ‍‌‍ ​‌‍‍‌‌‍ ‍‌‍‍ ‌ ​ ​‍‌‌​ ‌‌‌​​‍‌‌ ‌‍‍ ‌‍‌‌‌ ‍‌​‍‌‌​ ​ ‌​‌​​‍‌‌​ ​ ‌​‌​​‍‌‌​ ​‍​ ​‍​ ​‌‌‍‌​​ ‌ ‌‍​‌​ ​‌​ ​‌​ ‌ ​ ‌‌​ ‍​‌‍​‌‌‍‌‌​ ‍​​‍‌‌​ ​‍​ ​‍​‍‌‌​ ‌‌‌​‌​​‍ ‍‌‍ ​‌‍​‌‌‍​‍‌‍‌‌‌‍ ​​‍‌‍‌ ​​‌‍‌‌‌ ​‍‌ ​ ‌ ​​‌‍‌‌‌‍​ ‌ ‌​‌‍‍‌‌ ‌‍‌‍‌‌​ ‌‌ ​​‌ ‌‌‌‍​‍‌‍ ​‌‍‍‌‌ ​ ‌‍‍​‌‍‌‌‌‍‌​​‍​‍‌ ‌
Partners​​​​‌ ‍ ​‍​‍‌‍ ‌ ​‍‌‍‍‌‌‍‌ ‌‍‍‌‌‍ ‍​‍​‍​ ‍‍​‍​‍‌ ​ ‌‍​‌‌‍ ‍‌‍‍‌‌ ‌​‌ ‍‌​‍ ‍‌‍‍‌‌‍ ​‍​‍​‍ ​​‍​‍‌‍‍​‌ ​‍‌‍‌‌‌‍‌‍​‍​‍​ ‍‍​‍​‍‌‍‍​‌ ‌​‌ ‌​‌ ​​​ ‍‍​‍ ​‍ ‌‍ ​‌‍ ‌‍​ ‌‍​‌‌‍ ​‌‍‍​‌‍ ‌ ​ ‌ ‌​​ ‍‍​ ​ ​ ​ ​ ​ ​ ​ ​‍ ‌‍‍‌‌‍ ‍‌ ‌​‌‍‌‌‌‍ ‍‌ ‌​​‍ ‌‍‌‌‌‍‌​‌‍‍‌‌ ‌​​‍ ‌‍ ‌‌‍ ‌‍‌​‌‍‌‌​ ‌‌ ​​‌ ​‍‌‍‌‌‌ ​ ‌‍‌‌‌‍ ‍‌ ‌​‌‍​‌‌ ‌​‌‍‍‌‌‍ ‌‍ ‍​ ‍ ‌‍‍‌‌‍‌​​ ‌​ ​​‌‍‌​‌‍‌‍​ ‍​​ ​‌​ ‍‌​ ​​​ ‍‌​‍ ‌​ ‍​‌‍​‍​ ​​‌‍‌‍​‍ ‌​ ‌​​ ‍‌​ ​‍​ ‌​​‍ ‌‌‍​‌​ ​​​ ‌​​ ​ ​‍ ‌​ ​‍‌‍‌​‌‍‌‍​ ​​​ ​​​ ‌ ​ ‌​​ ​​‌‍​ ​ ‍​​ ‍​​ ​‍​ ‍ ‌ ‌​‌ ‍‌‌ ​​‌‍‌‌​ ‌‌ ​ ‌‍‍‌‌ ‌​‌‍‌‌‌​‌‍‌‍ ‌‍ ‌ ‌​‌‍‌‌‌ ​‍​ ‍ ‌ ​​‌‍​‌‌ ‌​‌‍‍​​ ‌‌‍ ​‌‍‍‌‌‍ ‍‌‍‍ ‌​​ ‌‍ ‌‍ ​‌ ‌‌‌‍ ‌‌‍ ‍‌ ​ ​‍‌‌​ ‌‌‌​​‍‌‌ ‌‍‍ ‌‍‌‌‌ ‍‌​‍‌‌​ ​ ‌​‌​​‍‌‌​ ​ ‌​‌​​‍‌‌​ ​‍​ ​‍​ ‌​​ ‌​​ ‌ ​ ‌‍‌‍​‌​ ​ ​ ‌​‌‍‌‌​ ​‍‌‍​‍​ ‌​​ ‌ ​‍‌‌​ ​‍​ ​‍​‍‌‌​ ‌‌‌​‌​​‍ ‍‌‍ ​‌‍‍‌‌‍ ‍‌‍‍ ‌ ​ ​‍‌‌​ ‌‌‌​​‍‌‌ ‌‍‍ ‌‍‌‌‌ ‍‌​‍‌‌​ ​ ‌​‌​​‍‌‌​ ​ ‌​‌​​‍‌‌​ ​‍​ ​‍​ ‍​​ ​‍​ ​ ‌‍‌‌‌‍‌​​ ​​​ ​‌‌‍‌‌‌‍‌‌‌‍‌‌​ ‍‌​ ‌ ​ ​‌‌‍​‍​ ‍‌‌‍‌‌​ ‍​​ ‍​‌‍​ ‌‍​ ‌‍​‌‌‍​ ‌‍‌‍‌‍‌‍‌‍​‌‌‍​ ​ ‌​​ ‌‌​ ‌​​ ‍​​ ​​​ ‌‌​‍‌‌​ ​‍​ ​‍​‍‌‌​ ‌‌‌​‌​​‍ ‍‌‍ ​‌‍​‌‌‍​‍‌‍‌‌‌‍ ​​ ‌‍​‍‌‍​‌‌ ​ ‌‍‌‌‌‌‌‌‌ ​‍‌‍ ​​ ‌‌‍‍​‌ ‌​‌ ‌​‌ ​​​‍‌‌​ ​ ‌​​‌​‍‌‌​ ​‍‌​‌‍​‍‌‌​ ​‍‌​‌‍‌‍ ​‌‍ ‌‍​ ‌‍​‌‌‍ ​‌‍‍​‌‍ ‌ ​ ‌ ‌​​‍‌‌​ ​ ‌​​‌​ ​ ​ ​ ​ ​ ​ ​ ​‍‌‍‌‍‍‌‌‍‌​​ ‌​ ​​‌‍‌​‌‍‌‍​ ‍​​ ​‌​ ‍‌​ ​​​ ‍‌​‍ ‌​ ‍​‌‍​‍​ ​​‌‍‌‍​‍ ‌​ ‌​​ ‍‌​ ​‍​ ‌​​‍ ‌‌‍​‌​ ​​​ ‌​​ ​ ​‍ ‌​ ​‍‌‍‌​‌‍‌‍​ ​​​ ​​​ ‌ ​ ‌​​ ​​‌‍​ ​ ‍​​ ‍​​ ​‍​‍‌‍‌ ‌​‌ ‍‌‌ ​​‌‍‌‌​ ‌‌ ​ ‌‍‍‌‌ ‌​‌‍‌‌‌​‌‍‌‍ ‌‍ ‌ ‌​‌‍‌‌‌ ​‍​‍‌‍‌ ​​‌‍​‌‌ ‌​‌‍‍​​ ‌‌‍ ​‌‍‍‌‌‍ ‍‌‍‍ ‌​​ ‌‍ ‌‍ ​‌ ‌‌‌‍ ‌‌‍ ‍‌ ​ ​‍‌‌​ ‌‌‌​​‍‌‌ ‌‍‍ ‌‍‌‌‌ ‍‌​‍‌‌​ ​ ‌​‌​​‍‌‌​ ​ ‌​‌​​‍‌‌​ ​‍​ ​‍​ ‌​​ ‌​​ ‌ ​ ‌‍‌‍​‌​ ​ ​ ‌​‌‍‌‌​ ​‍‌‍​‍​ ‌​​ ‌ ​‍‌‌​ ​‍​ ​‍​‍‌‌​ ‌‌‌​‌​​‍ ‍‌‍ ​‌‍‍‌‌‍ ‍‌‍‍ ‌ ​ ​‍‌‌​ ‌‌‌​​‍‌‌ ‌‍‍ ‌‍‌‌‌ ‍‌​‍‌‌​ ​ ‌​‌​​‍‌‌​ ​ ‌​‌​​‍‌‌​ ​‍​ ​‍​ ‍​​ ​‍​ ​ ‌‍‌‌‌‍‌​​ ​​​ ​‌‌‍‌‌‌‍‌‌‌‍‌‌​ ‍‌​ ‌ ​ ​‌‌‍​‍​ ‍‌‌‍‌‌​ ‍​​ ‍​‌‍​ ‌‍​ ‌‍​‌‌‍​ ‌‍‌‍‌‍‌‍‌‍​‌‌‍​ ​ ‌​​ ‌‌​ ‌​​ ‍​​ ​​​ ‌‌​‍‌‌​ ​‍​ ​‍​‍‌‌​ ‌‌‌​‌​​‍ ‍‌‍ ​‌‍​‌‌‍​‍‌‍‌‌‌‍ ​​‍‌‍‌ ​​‌‍‌‌‌ ​‍‌ ​ ‌ ​​‌‍‌‌‌‍​ ‌ ‌​‌‍‍‌‌ ‌‍‌‍‌‌​ ‌‌ ​​‌ ‌‌‌‍​‍‌‍ ​‌‍‍‌‌ ​ ‌‍‍​‌‍‌‌‌‍‌​​‍​‍‌ ‌
Careers​​​​‌ ‍ ​‍​‍‌‍ ‌ ​‍‌‍‍‌‌‍‌ ‌‍‍‌‌‍ ‍​‍​‍​ ‍‍​‍​‍‌ ​ ‌‍​‌‌‍ ‍‌‍‍‌‌ ‌​‌ ‍‌​‍ ‍‌‍‍‌‌‍ ​‍​‍​‍ ​​‍​‍‌‍‍​‌ ​‍‌‍‌‌‌‍‌‍​‍​‍​ ‍‍​‍​‍‌‍‍​‌ ‌​‌ ‌​‌ ​​​ ‍‍​‍ ​‍ ‌‍ ​‌‍ ‌‍​ ‌‍​‌‌‍ ​‌‍‍​‌‍ ‌ ​ ‌ ‌​​ ‍‍​ ​ ​ ​ ​ ​ ​ ​ ​‍ ‌‍‍‌‌‍ ‍‌ ‌​‌‍‌‌‌‍ ‍‌ ‌​​‍ ‌‍‌‌‌‍‌​‌‍‍‌‌ ‌​​‍ ‌‍ ‌‌‍ ‌‍‌​‌‍‌‌​ ‌‌ ​​‌ ​‍‌‍‌‌‌ ​ ‌‍‌‌‌‍ ‍‌ ‌​‌‍​‌‌ ‌​‌‍‍‌‌‍ ‌‍ ‍​ ‍ ‌‍‍‌‌‍‌​​ ‌​ ​​‌‍‌​‌‍‌‍​ ‍​​ ​‌​ ‍‌​ ​​​ ‍‌​‍ ‌​ ‍​‌‍​‍​ ​​‌‍‌‍​‍ ‌​ ‌​​ ‍‌​ ​‍​ ‌​​‍ ‌‌‍​‌​ ​​​ ‌​​ ​ ​‍ ‌​ ​‍‌‍‌​‌‍‌‍​ ​​​ ​​​ ‌ ​ ‌​​ ​​‌‍​ ​ ‍​​ ‍​​ ​‍​ ‍ ‌ ‌​‌ ‍‌‌ ​​‌‍‌‌​ ‌‌ ​ ‌‍‍‌‌ ‌​‌‍‌‌‌​‌‍‌‍ ‌‍ ‌ ‌​‌‍‌‌‌ ​‍​ ‍ ‌ ​​‌‍​‌‌ ‌​‌‍‍​​ ‌‌‍ ​‌‍‍‌‌‍ ‍‌‍‍ ‌​​ ‌‍ ‌‍ ​‌ ‌‌‌‍ ‌‌‍ ‍‌ ​ ​‍‌‌​ ‌‌‌​​‍‌‌ ‌‍‍ ‌‍‌‌‌ ‍‌​‍‌‌​ ​ ‌​‌​​‍‌‌​ ​ ‌​‌​​‍‌‌​ ​‍​ ​‍​ ‌​​ ‌​​ ‌ ​ ‌‍‌‍​‌​ ​ ​ ‌​‌‍‌‌​ ​‍‌‍​‍​ ‌​​ ‌ ​‍‌‌​ ​‍​ ​‍​‍‌‌​ ‌‌‌​‌​​‍ ‍‌‍ ​‌‍‍‌‌‍ ‍‌‍‍ ‌ ​ ​‍‌‌​ ‌‌‌​​‍‌‌ ‌‍‍ ‌‍‌‌‌ ‍‌​‍‌‌​ ​ ‌​‌​​‍‌‌​ ​ ‌​‌​​‍‌‌​ ​‍​ ​‍‌‍​ ​ ​​​ ‍​​ ​​​ ‌ ‌‍​‍‌‍​ ‌‍​‌​ ‌​​ ​​​ ​‍‌‍‌‌‌‍​ ​ ‌​​ ​ ‌‍​‌‌‍​ ‌‍​‍‌‍​‌‌‍‌‌‌‍‌​​ ​ ​ ‌​‌‍‌‍‌‍‌​​ ‌‌​ ‌​​ ‍​​ ​‌​ ‍‌​ ​ ​ ‍‌​‍‌‌​ ​‍​ ​‍​‍‌‌​ ‌‌‌​‌​​‍ ‍‌‍ ​‌‍​‌‌‍​‍‌‍‌‌‌‍ ​​ ‌‍​‍‌‍​‌‌ ​ ‌‍‌‌‌‌‌‌‌ ​‍‌‍ ​​ ‌‌‍‍​‌ ‌​‌ ‌​‌ ​​​‍‌‌​ ​ ‌​​‌​‍‌‌​ ​‍‌​‌‍​‍‌‌​ ​‍‌​‌‍‌‍ ​‌‍ ‌‍​ ‌‍​‌‌‍ ​‌‍‍​‌‍ ‌ ​ ‌ ‌​​‍‌‌​ ​ ‌​​‌​ ​ ​ ​ ​ ​ ​ ​ ​‍‌‍‌‍‍‌‌‍‌​​ ‌​ ​​‌‍‌​‌‍‌‍​ ‍​​ ​‌​ ‍‌​ ​​​ ‍‌​‍ ‌​ ‍​‌‍​‍​ ​​‌‍‌‍​‍ ‌​ ‌​​ ‍‌​ ​‍​ ‌​​‍ ‌‌‍​‌​ ​​​ ‌​​ ​ ​‍ ‌​ ​‍‌‍‌​‌‍‌‍​ ​​​ ​​​ ‌ ​ ‌​​ ​​‌‍​ ​ ‍​​ ‍​​ ​‍​‍‌‍‌ ‌​‌ ‍‌‌ ​​‌‍‌‌​ ‌‌ ​ ‌‍‍‌‌ ‌​‌‍‌‌‌​‌‍‌‍ ‌‍ ‌ ‌​‌‍‌‌‌ ​‍​‍‌‍‌ ​​‌‍​‌‌ ‌​‌‍‍​​ ‌‌‍ ​‌‍‍‌‌‍ ‍‌‍‍ ‌​​ ‌‍ ‌‍ ​‌ ‌‌‌‍ ‌‌‍ ‍‌ ​ ​‍‌‌​ ‌‌‌​​‍‌‌ ‌‍‍ ‌‍‌‌‌ ‍‌​‍‌‌​ ​ ‌​‌​​‍‌‌​ ​ ‌​‌​​‍‌‌​ ​‍​ ​‍​ ‌​​ ‌​​ ‌ ​ ‌‍‌‍​‌​ ​ ​ ‌​‌‍‌‌​ ​‍‌‍​‍​ ‌​​ ‌ ​‍‌‌​ ​‍​ ​‍​‍‌‌​ ‌‌‌​‌​​‍ ‍‌‍ ​‌‍‍‌‌‍ ‍‌‍‍ ‌ ​ ​‍‌‌​ ‌‌‌​​‍‌‌ ‌‍‍ ‌‍‌‌‌ ‍‌​‍‌‌​ ​ ‌​‌​​‍‌‌​ ​ ‌​‌​​‍‌‌​ ​‍​ ​‍‌‍​ ​ ​​​ ‍​​ ​​​ ‌ ‌‍​‍‌‍​ ‌‍​‌​ ‌​​ ​​​ ​‍‌‍‌‌‌‍​ ​ ‌​​ ​ ‌‍​‌‌‍​ ‌‍​‍‌‍​‌‌‍‌‌‌‍‌​​ ​ ​ ‌​‌‍‌‍‌‍‌​​ ‌‌​ ‌​​ ‍​​ ​‌​ ‍‌​ ​ ​ ‍‌​‍‌‌​ ​‍​ ​‍​‍‌‌​ ‌‌‌​‌​​‍ ‍‌‍ ​‌‍​‌‌‍​‍‌‍‌‌‌‍ ​​‍‌‍‌ ​​‌‍‌‌‌ ​‍‌ ​ ‌ ​​‌‍‌‌‌‍​ ‌ ‌​‌‍‍‌‌ ‌‍‌‍‌‌​ ‌‌ ​​‌ ‌‌‌‍​‍‌‍ ​‌‍‍‌‌ ​ ‌‍‍​‌‍‌‌‌‍‌​​‍​‍‌ ‌
Contact​​​​‌ ‍ ​‍​‍‌‍ ‌ ​‍‌‍‍‌‌‍‌ ‌‍‍‌‌‍ ‍​‍​‍​ ‍‍​‍​‍‌ ​ ‌‍​‌‌‍ ‍‌‍‍‌‌ ‌​‌ ‍‌​‍ ‍‌‍‍‌‌‍ ​‍​‍​‍ ​​‍​‍‌‍‍​‌ ​‍‌‍‌‌‌‍‌‍​‍​‍​ ‍‍​‍​‍‌‍‍​‌ ‌​‌ ‌​‌ ​​​ ‍‍​‍ ​‍ ‌‍ ​‌‍ ‌‍​ ‌‍​‌‌‍ ​‌‍‍​‌‍ ‌ ​ ‌ ‌​​ ‍‍​ ​ ​ ​ ​ ​ ​ ​ ​‍ ‌‍‍‌‌‍ ‍‌ ‌​‌‍‌‌‌‍ ‍‌ ‌​​‍ ‌‍‌‌‌‍‌​‌‍‍‌‌ ‌​​‍ ‌‍ ‌‌‍ ‌‍‌​‌‍‌‌​ ‌‌ ​​‌ ​‍‌‍‌‌‌ ​ ‌‍‌‌‌‍ ‍‌ ‌​‌‍​‌‌ ‌​‌‍‍‌‌‍ ‌‍ ‍​ ‍ ‌‍‍‌‌‍‌​​ ‌​ ​​‌‍‌​‌‍‌‍​ ‍​​ ​‌​ ‍‌​ ​​​ ‍‌​‍ ‌​ ‍​‌‍​‍​ ​​‌‍‌‍​‍ ‌​ ‌​​ ‍‌​ ​‍​ ‌​​‍ ‌‌‍​‌​ ​​​ ‌​​ ​ ​‍ ‌​ ​‍‌‍‌​‌‍‌‍​ ​​​ ​​​ ‌ ​ ‌​​ ​​‌‍​ ​ ‍​​ ‍​​ ​‍​ ‍ ‌ ‌​‌ ‍‌‌ ​​‌‍‌‌​ ‌‌ ​ ‌‍‍‌‌ ‌​‌‍‌‌‌​‌‍‌‍ ‌‍ ‌ ‌​‌‍‌‌‌ ​‍​ ‍ ‌ ​​‌‍​‌‌ ‌​‌‍‍​​ ‌‌‍ ​‌‍‍‌‌‍ ‍‌‍‍ ‌​​ ‌‍ ‌‍ ​‌ ‌‌‌‍ ‌‌‍ ‍‌ ​ ​‍‌‌​ ‌‌‌​​‍‌‌ ‌‍‍ ‌‍‌‌‌ ‍‌​‍‌‌​ ​ ‌​‌​​‍‌‌​ ​ ‌​‌​​‍‌‌​ ​‍​ ​‍​ ‌​​ ‌​​ ‌ ​ ‌‍‌‍​‌​ ​ ​ ‌​‌‍‌‌​ ​‍‌‍​‍​ ‌​​ ‌ ​‍‌‌​ ​‍​ ​‍​‍‌‌​ ‌‌‌​‌​​‍ ‍‌‍ ​‌‍‍‌‌‍ ‍‌‍‍ ‌ ​ ​‍‌‌​ ‌‌‌​​‍‌‌ ‌‍‍ ‌‍‌‌‌ ‍‌​‍‌‌​ ​ ‌​‌​​‍‌‌​ ​ ‌​‌​​‍‌‌​ ​‍​ ​‍​ ​‍‌‍‌‌​ ‌‌‌‍‌‍‌‍​ ​ ​‍​ ​‌​ ​ ​ ‌​​ ​‌​ ‌ ​ ​​‌‍‌‌​ ​‌​ ​ ‌‍‌​‌‍​‍‌‍‌​​ ‍‌​ ​‌​ ‌ ​ ‌​‌‍‌​‌‍‌‌‌‍​ ​ ‍‌‌‍​‍‌‍​‌​ ​ ​ ​‍​ ​‍​ ​​​‍‌‌​ ​‍​ ​‍​‍‌‌​ ‌‌‌​‌​​‍ ‍‌‍ ​‌‍​‌‌‍​‍‌‍‌‌‌‍ ​​ ‌‍​‍‌‍​‌‌ ​ ‌‍‌‌‌‌‌‌‌ ​‍‌‍ ​​ ‌‌‍‍​‌ ‌​‌ ‌​‌ ​​​‍‌‌​ ​ ‌​​‌​‍‌‌​ ​‍‌​‌‍​‍‌‌​ ​‍‌​‌‍‌‍ ​‌‍ ‌‍​ ‌‍​‌‌‍ ​‌‍‍​‌‍ ‌ ​ ‌ ‌​​‍‌‌​ ​ ‌​​‌​ ​ ​ ​ ​ ​ ​ ​ ​‍‌‍‌‍‍‌‌‍‌​​ ‌​ ​​‌‍‌​‌‍‌‍​ ‍​​ ​‌​ ‍‌​ ​​​ ‍‌​‍ ‌​ ‍​‌‍​‍​ ​​‌‍‌‍​‍ ‌​ ‌​​ ‍‌​ ​‍​ ‌​​‍ ‌‌‍​‌​ ​​​ ‌​​ ​ ​‍ ‌​ ​‍‌‍‌​‌‍‌‍​ ​​​ ​​​ ‌ ​ ‌​​ ​​‌‍​ ​ ‍​​ ‍​​ ​‍​‍‌‍‌ ‌​‌ ‍‌‌ ​​‌‍‌‌​ ‌‌ ​ ‌‍‍‌‌ ‌​‌‍‌‌‌​‌‍‌‍ ‌‍ ‌ ‌​‌‍‌‌‌ ​‍​‍‌‍‌ ​​‌‍​‌‌ ‌​‌‍‍​​ ‌‌‍ ​‌‍‍‌‌‍ ‍‌‍‍ ‌​​ ‌‍ ‌‍ ​‌ ‌‌‌‍ ‌‌‍ ‍‌ ​ ​‍‌‌​ ‌‌‌​​‍‌‌ ‌‍‍ ‌‍‌‌‌ ‍‌​‍‌‌​ ​ ‌​‌​​‍‌‌​ ​ ‌​‌​​‍‌‌​ ​‍​ ​‍​ ‌​​ ‌​​ ‌ ​ ‌‍‌‍​‌​ ​ ​ ‌​‌‍‌‌​ ​‍‌‍​‍​ ‌​​ ‌ ​‍‌‌​ ​‍​ ​‍​‍‌‌​ ‌‌‌​‌​​‍ ‍‌‍ ​‌‍‍‌‌‍ ‍‌‍‍ ‌ ​ ​‍‌‌​ ‌‌‌​​‍‌‌ ‌‍‍ ‌‍‌‌‌ ‍‌​‍‌‌​ ​ ‌​‌​​‍‌‌​ ​ ‌​‌​​‍‌‌​ ​‍​ ​‍​ ​‍‌‍‌‌​ ‌‌‌‍‌‍‌‍​ ​ ​‍​ ​‌​ ​ ​ ‌​​ ​‌​ ‌ ​ ​​‌‍‌‌​ ​‌​ ​ ‌‍‌​‌‍​‍‌‍‌​​ ‍‌​ ​‌​ ‌ ​ ‌​‌‍‌​‌‍‌‌‌‍​ ​ ‍‌‌‍​‍‌‍​‌​ ​ ​ ​‍​ ​‍​ ​​​‍‌‌​ ​‍​ ​‍​‍‌‌​ ‌‌‌​‌​​‍ ‍‌‍ ​‌‍​‌‌‍​‍‌‍‌‌‌‍ ​​‍‌‍‌ ​​‌‍‌‌‌ ​‍‌ ​ ‌ ​​‌‍‌‌‌‍​ ‌ ‌​‌‍‍‌‌ ‌‍‌‍‌‌​ ‌‌ ​​‌ ‌‌‌‍​‍‌‍ ​‌‍‍‌‌ ​ ‌‍‍​‌‍‌‌‌‍‌​​‍​‍‌ ‌
Resources​​​​‌ ‍ ​‍​‍‌‍ ‌ ​‍‌‍‍‌‌‍‌ ‌‍‍‌‌‍ ‍​‍​‍​ ‍‍​‍​‍‌ ​ ‌‍​‌‌‍ ‍‌‍‍‌‌ ‌​‌ ‍‌​‍ ‍‌‍‍‌‌‍ ​‍​‍​‍ ​​‍​‍‌‍‍​‌ ​‍‌‍‌‌‌‍‌‍​‍​‍​ ‍‍​‍​‍‌‍‍​‌ ‌​‌ ‌​‌ ​​​ ‍‍​‍ ​‍ ‌‍ ​‌‍ ‌‍​ ‌‍​‌‌‍ ​‌‍‍​‌‍ ‌ ​ ‌ ‌​​ ‍‍​ ​ ​ ​ ​ ​ ​ ​ ​‍ ‌‍‍‌‌‍ ‍‌ ‌​‌‍‌‌‌‍ ‍‌ ‌​​‍ ‌‍‌‌‌‍‌​‌‍‍‌‌ ‌​​‍ ‌‍ ‌‌‍ ‌‍‌​‌‍‌‌​ ‌‌ ​​‌ ​‍‌‍‌‌‌ ​ ‌‍‌‌‌‍ ‍‌ ‌​‌‍​‌‌ ‌​‌‍‍‌‌‍ ‌‍ ‍​ ‍ ‌‍‍‌‌‍‌​​ ‌​ ​​‌‍‌​‌‍‌‍​ ‍​​ ​‌​ ‍‌​ ​​​ ‍‌​‍ ‌​ ‍​‌‍​‍​ ​​‌‍‌‍​‍ ‌​ ‌​​ ‍‌​ ​‍​ ‌​​‍ ‌‌‍​‌​ ​​​ ‌​​ ​ ​‍ ‌​ ​‍‌‍‌​‌‍‌‍​ ​​​ ​​​ ‌ ​ ‌​​ ​​‌‍​ ​ ‍​​ ‍​​ ​‍​ ‍ ‌ ‌​‌ ‍‌‌ ​​‌‍‌‌​ ‌‌ ​ ‌‍‍‌‌ ‌​‌‍‌‌‌​‌‍‌‍ ‌‍ ‌ ‌​‌‍‌‌‌ ​‍​ ‍ ‌ ​​‌‍​‌‌ ‌​‌‍‍​​ ‌‌‍ ​‌‍‍‌‌‍ ‍‌‍‍ ‌​​ ‌‍ ‌‍ ​‌ ‌‌‌‍ ‌‌‍ ‍‌ ​ ​‍‌‌​ ‌‌‌​​‍‌‌ ‌‍‍ ‌‍‌‌‌ ‍‌​‍‌‌​ ​ ‌​‌​​‍‌‌​ ​ ‌​‌​​‍‌‌​ ​‍​ ​‍​ ‌‌‌‍​‌​ ‌‍‌‍‌​​ ‌‌​ ‌‍​ ‌‍​ ‌ ​ ‍​‌‍​ ​ ‌‌​ ​ ​‍‌‌​ ​‍​ ​‍​‍‌‌​ ‌‌‌​‌​​‍ ‍‌‍‍​‌‍‌‌‌‍​‌‌‍‌​‌‍‍‌‌‍ ‍‌‍‌ ​ ‌‍​‍‌‍​‌‌ ​ ‌‍‌‌‌‌‌‌‌ ​‍‌‍ ​​ ‌‌‍‍​‌ ‌​‌ ‌​‌ ​​​‍‌‌​ ​ ‌​​‌​‍‌‌​ ​‍‌​‌‍​‍‌‌​ ​‍‌​‌‍‌‍ ​‌‍ ‌‍​ ‌‍​‌‌‍ ​‌‍‍​‌‍ ‌ ​ ‌ ‌​​‍‌‌​ ​ ‌​​‌​ ​ ​ ​ ​ ​ ​ ​ ​‍‌‍‌‍‍‌‌‍‌​​ ‌​ ​​‌‍‌​‌‍‌‍​ ‍​​ ​‌​ ‍‌​ ​​​ ‍‌​‍ ‌​ ‍​‌‍​‍​ ​​‌‍‌‍​‍ ‌​ ‌​​ ‍‌​ ​‍​ ‌​​‍ ‌‌‍​‌​ ​​​ ‌​​ ​ ​‍ ‌​ ​‍‌‍‌​‌‍‌‍​ ​​​ ​​​ ‌ ​ ‌​​ ​​‌‍​ ​ ‍​​ ‍​​ ​‍​‍‌‍‌ ‌​‌ ‍‌‌ ​​‌‍‌‌​ ‌‌ ​ ‌‍‍‌‌ ‌​‌‍‌‌‌​‌‍‌‍ ‌‍ ‌ ‌​‌‍‌‌‌ ​‍​‍‌‍‌ ​​‌‍​‌‌ ‌​‌‍‍​​ ‌‌‍ ​‌‍‍‌‌‍ ‍‌‍‍ ‌​​ ‌‍ ‌‍ ​‌ ‌‌‌‍ ‌‌‍ ‍‌ ​ ​‍‌‌​ ‌‌‌​​‍‌‌ ‌‍‍ ‌‍‌‌‌ ‍‌​‍‌‌​ ​ ‌​‌​​‍‌‌​ ​ ‌​‌​​‍‌‌​ ​‍​ ​‍​ ‌‌‌‍​‌​ ‌‍‌‍‌​​ ‌‌​ ‌‍​ ‌‍​ ‌ ​ ‍​‌‍​ ​ ‌‌​ ​ ​‍‌‌​ ​‍​ ​‍​‍‌‌​ ‌‌‌​‌​​‍ ‍‌‍‍​‌‍‌‌‌‍​‌‌‍‌​‌‍‍‌‌‍ ‍‌‍‌ ​‍‌‍‌ ​​‌‍‌‌‌ ​‍‌ ​ ‌ ​​‌‍‌‌‌‍​ ‌ ‌​‌‍‍‌‌ ‌‍‌‍‌‌​ ‌‌ ​​‌ ‌‌‌‍​‍‌‍ ​‌‍‍‌‌ ​ ‌‍‍​‌‍‌‌‌‍‌​​‍​‍‌ ‌
Blog​​​​‌ ‍ ​‍​‍‌‍ ‌ ​‍‌‍‍‌‌‍‌ ‌‍‍‌‌‍ ‍​‍​‍​ ‍‍​‍​‍‌ ​ ‌‍​‌‌‍ ‍‌‍‍‌‌ ‌​‌ ‍‌​‍ ‍‌‍‍‌‌‍ ​‍​‍​‍ ​​‍​‍‌‍‍​‌ ​‍‌‍‌‌‌‍‌‍​‍​‍​ ‍‍​‍​‍‌‍‍​‌ ‌​‌ ‌​‌ ​​​ ‍‍​‍ ​‍ ‌‍ ​‌‍ ‌‍​ ‌‍​‌‌‍ ​‌‍‍​‌‍ ‌ ​ ‌ ‌​​ ‍‍​ ​ ​ ​ ​ ​ ​ ​ ​‍ ‌‍‍‌‌‍ ‍‌ ‌​‌‍‌‌‌‍ ‍‌ ‌​​‍ ‌‍‌‌‌‍‌​‌‍‍‌‌ ‌​​‍ ‌‍ ‌‌‍ ‌‍‌​‌‍‌‌​ ‌‌ ​​‌ ​‍‌‍‌‌‌ ​ ‌‍‌‌‌‍ ‍‌ ‌​‌‍​‌‌ ‌​‌‍‍‌‌‍ ‌‍ ‍​ ‍ ‌‍‍‌‌‍‌​​ ‌​ ​​‌‍‌​‌‍‌‍​ ‍​​ ​‌​ ‍‌​ ​​​ ‍‌​‍ ‌​ ‍​‌‍​‍​ ​​‌‍‌‍​‍ ‌​ ‌​​ ‍‌​ ​‍​ ‌​​‍ ‌‌‍​‌​ ​​​ ‌​​ ​ ​‍ ‌​ ​‍‌‍‌​‌‍‌‍​ ​​​ ​​​ ‌ ​ ‌​​ ​​‌‍​ ​ ‍​​ ‍​​ ​‍​ ‍ ‌ ‌​‌ ‍‌‌ ​​‌‍‌‌​ ‌‌ ​ ‌‍‍‌‌ ‌​‌‍‌‌‌​‌‍‌‍ ‌‍ ‌ ‌​‌‍‌‌‌ ​‍​ ‍ ‌ ​​‌‍​‌‌ ‌​‌‍‍​​ ‌‌‍ ​‌‍‍‌‌‍ ‍‌‍‍ ‌​​ ‌‍ ‌‍ ​‌ ‌‌‌‍ ‌‌‍ ‍‌ ​ ​‍‌‌​ ‌‌‌​​‍‌‌ ‌‍‍ ‌‍‌‌‌ ‍‌​‍‌‌​ ​ ‌​‌​​‍‌‌​ ​ ‌​‌​​‍‌‌​ ​‍​ ​‍​ ‌‌‌‍​‌​ ‌‍‌‍‌​​ ‌‌​ ‌‍​ ‌‍​ ‌ ​ ‍​‌‍​ ​ ‌‌​ ​ ​‍‌‌​ ​‍​ ​‍​‍‌‌​ ‌‌‌​‌​​‍ ‍‌‍ ​‌‍‍‌‌‍ ‍‌‍‍ ‌ ​ ​‍‌‌​ ‌‌‌​​‍‌‌ ‌‍‍ ‌‍‌‌‌ ‍‌​‍‌‌​ ​ ‌​‌​​‍‌‌​ ​ ‌​‌​​‍‌‌​ ​‍​ ​‍​ ‌‌‌‍​ ‌‍‌‍​ ​ ​ ‍​​ ‍​​ ‌ ‌‍‌‍​ ​‍​ ‍‌​ ‌‍​ ​​​‍‌‌​ ​‍​ ​‍​‍‌‌​ ‌‌‌​‌​​‍ ‍‌‍ ​‌‍​‌‌‍​‍‌‍‌‌‌‍ ​​ ‌‍​‍‌‍​‌‌ ​ ‌‍‌‌‌‌‌‌‌ ​‍‌‍ ​​ ‌‌‍‍​‌ ‌​‌ ‌​‌ ​​​‍‌‌​ ​ ‌​​‌​‍‌‌​ ​‍‌​‌‍​‍‌‌​ ​‍‌​‌‍‌‍ ​‌‍ ‌‍​ ‌‍​‌‌‍ ​‌‍‍​‌‍ ‌ ​ ‌ ‌​​‍‌‌​ ​ ‌​​‌​ ​ ​ ​ ​ ​ ​ ​ ​‍‌‍‌‍‍‌‌‍‌​​ ‌​ ​​‌‍‌​‌‍‌‍​ ‍​​ ​‌​ ‍‌​ ​​​ ‍‌​‍ ‌​ ‍​‌‍​‍​ ​​‌‍‌‍​‍ ‌​ ‌​​ ‍‌​ ​‍​ ‌​​‍ ‌‌‍​‌​ ​​​ ‌​​ ​ ​‍ ‌​ ​‍‌‍‌​‌‍‌‍​ ​​​ ​​​ ‌ ​ ‌​​ ​​‌‍​ ​ ‍​​ ‍​​ ​‍​‍‌‍‌ ‌​‌ ‍‌‌ ​​‌‍‌‌​ ‌‌ ​ ‌‍‍‌‌ ‌​‌‍‌‌‌​‌‍‌‍ ‌‍ ‌ ‌​‌‍‌‌‌ ​‍​‍‌‍‌ ​​‌‍​‌‌ ‌​‌‍‍​​ ‌‌‍ ​‌‍‍‌‌‍ ‍‌‍‍ ‌​​ ‌‍ ‌‍ ​‌ ‌‌‌‍ ‌‌‍ ‍‌ ​ ​‍‌‌​ ‌‌‌​​‍‌‌ ‌‍‍ ‌‍‌‌‌ ‍‌​‍‌‌​ ​ ‌​‌​​‍‌‌​ ​ ‌​‌​​‍‌‌​ ​‍​ ​‍​ ‌‌‌‍​‌​ ‌‍‌‍‌​​ ‌‌​ ‌‍​ ‌‍​ ‌ ​ ‍​‌‍​ ​ ‌‌​ ​ ​‍‌‌​ ​‍​ ​‍​‍‌‌​ ‌‌‌​‌​​‍ ‍‌‍ ​‌‍‍‌‌‍ ‍‌‍‍ ‌ ​ ​‍‌‌​ ‌‌‌​​‍‌‌ ‌‍‍ ‌‍‌‌‌ ‍‌​‍‌‌​ ​ ‌​‌​​‍‌‌​ ​ ‌​‌​​‍‌‌​ ​‍​ ​‍​ ‌‌‌‍​ ‌‍‌‍​ ​ ​ ‍​​ ‍​​ ‌ ‌‍‌‍​ ​‍​ ‍‌​ ‌‍​ ​​​‍‌‌​ ​‍​ ​‍​‍‌‌​ ‌‌‌​‌​​‍ ‍‌‍ ​‌‍​‌‌‍​‍‌‍‌‌‌‍ ​​‍‌‍‌ ​​‌‍‌‌‌ ​‍‌ ​ ‌ ​​‌‍‌‌‌‍​ ‌ ‌​‌‍‍‌‌ ‌‍‌‍‌‌​ ‌‌ ​​‌ ‌‌‌‍​‍‌‍ ​‌‍‍‌‌ ​ ‌‍‍​‌‍‌‌‌‍‌​​‍​‍‌ ‌
Newsroom​​​​‌ ‍ ​‍​‍‌‍ ‌ ​‍‌‍‍‌‌‍‌ ‌‍‍‌‌‍ ‍​‍​‍​ ‍‍​‍​‍‌ ​ ‌‍​‌‌‍ ‍‌‍‍‌‌ ‌​‌ ‍‌​‍ ‍‌‍‍‌‌‍ ​‍​‍​‍ ​​‍​‍‌‍‍​‌ ​‍‌‍‌‌‌‍‌‍​‍​‍​ ‍‍​‍​‍‌‍‍​‌ ‌​‌ ‌​‌ ​​​ ‍‍​‍ ​‍ ‌‍ ​‌‍ ‌‍​ ‌‍​‌‌‍ ​‌‍‍​‌‍ ‌ ​ ‌ ‌​​ ‍‍​ ​ ​ ​ ​ ​ ​ ​ ​‍ ‌‍‍‌‌‍ ‍‌ ‌​‌‍‌‌‌‍ ‍‌ ‌​​‍ ‌‍‌‌‌‍‌​‌‍‍‌‌ ‌​​‍ ‌‍ ‌‌‍ ‌‍‌​‌‍‌‌​ ‌‌ ​​‌ ​‍‌‍‌‌‌ ​ ‌‍‌‌‌‍ ‍‌ ‌​‌‍​‌‌ ‌​‌‍‍‌‌‍ ‌‍ ‍​ ‍ ‌‍‍‌‌‍‌​​ ‌​ ​​‌‍‌​‌‍‌‍​ ‍​​ ​‌​ ‍‌​ ​​​ ‍‌​‍ ‌​ ‍​‌‍​‍​ ​​‌‍‌‍​‍ ‌​ ‌​​ ‍‌​ ​‍​ ‌​​‍ ‌‌‍​‌​ ​​​ ‌​​ ​ ​‍ ‌​ ​‍‌‍‌​‌‍‌‍​ ​​​ ​​​ ‌ ​ ‌​​ ​​‌‍​ ​ ‍​​ ‍​​ ​‍​ ‍ ‌ ‌​‌ ‍‌‌ ​​‌‍‌‌​ ‌‌ ​ ‌‍‍‌‌ ‌​‌‍‌‌‌​‌‍‌‍ ‌‍ ‌ ‌​‌‍‌‌‌ ​‍​ ‍ ‌ ​​‌‍​‌‌ ‌​‌‍‍​​ ‌‌‍ ​‌‍‍‌‌‍ ‍‌‍‍ ‌​​ ‌‍ ‌‍ ​‌ ‌‌‌‍ ‌‌‍ ‍‌ ​ ​‍‌‌​ ‌‌‌​​‍‌‌ ‌‍‍ ‌‍‌‌‌ ‍‌​‍‌‌​ ​ ‌​‌​​‍‌‌​ ​ ‌​‌​​‍‌‌​ ​‍​ ​‍​ ‌‌‌‍​‌​ ‌‍‌‍‌​​ ‌‌​ ‌‍​ ‌‍​ ‌ ​ ‍​‌‍​ ​ ‌‌​ ​ ​‍‌‌​ ​‍​ ​‍​‍‌‌​ ‌‌‌​‌​​‍ ‍‌‍ ​‌‍‍‌‌‍ ‍‌‍‍ ‌ ​ ​‍‌‌​ ‌‌‌​​‍‌‌ ‌‍‍ ‌‍‌‌‌ ‍‌​‍‌‌​ ​ ‌​‌​​‍‌‌​ ​ ‌​‌​​‍‌‌​ ​‍​ ​‍​ ‌‌‌‍‌​‌‍‌​‌‍​‍​ ​‍‌‍‌​​ ‌ ​ ​‌​ ‌‍​ ​ ​ ​‍​ ‍‌​‍‌‌​ ​‍​ ​‍​‍‌‌​ ‌‌‌​‌​​‍ ‍‌‍ ​‌‍​‌‌‍​‍‌‍‌‌‌‍ ​​ ‌‍​‍‌‍​‌‌ ​ ‌‍‌‌‌‌‌‌‌ ​‍‌‍ ​​ ‌‌‍‍​‌ ‌​‌ ‌​‌ ​​​‍‌‌​ ​ ‌​​‌​‍‌‌​ ​‍‌​‌‍​‍‌‌​ ​‍‌​‌‍‌‍ ​‌‍ ‌‍​ ‌‍​‌‌‍ ​‌‍‍​‌‍ ‌ ​ ‌ ‌​​‍‌‌​ ​ ‌​​‌​ ​ ​ ​ ​ ​ ​ ​ ​‍‌‍‌‍‍‌‌‍‌​​ ‌​ ​​‌‍‌​‌‍‌‍​ ‍​​ ​‌​ ‍‌​ ​​​ ‍‌​‍ ‌​ ‍​‌‍​‍​ ​​‌‍‌‍​‍ ‌​ ‌​​ ‍‌​ ​‍​ ‌​​‍ ‌‌‍​‌​ ​​​ ‌​​ ​ ​‍ ‌​ ​‍‌‍‌​‌‍‌‍​ ​​​ ​​​ ‌ ​ ‌​​ ​​‌‍​ ​ ‍​​ ‍​​ ​‍​‍‌‍‌ ‌​‌ ‍‌‌ ​​‌‍‌‌​ ‌‌ ​ ‌‍‍‌‌ ‌​‌‍‌‌‌​‌‍‌‍ ‌‍ ‌ ‌​‌‍‌‌‌ ​‍​‍‌‍‌ ​​‌‍​‌‌ ‌​‌‍‍​​ ‌‌‍ ​‌‍‍‌‌‍ ‍‌‍‍ ‌​​ ‌‍ ‌‍ ​‌ ‌‌‌‍ ‌‌‍ ‍‌ ​ ​‍‌‌​ ‌‌‌​​‍‌‌ ‌‍‍ ‌‍‌‌‌ ‍‌​‍‌‌​ ​ ‌​‌​​‍‌‌​ ​ ‌​‌​​‍‌‌​ ​‍​ ​‍​ ‌‌‌‍​‌​ ‌‍‌‍‌​​ ‌‌​ ‌‍​ ‌‍​ ‌ ​ ‍​‌‍​ ​ ‌‌​ ​ ​‍‌‌​ ​‍​ ​‍​‍‌‌​ ‌‌‌​‌​​‍ ‍‌‍ ​‌‍‍‌‌‍ ‍‌‍‍ ‌ ​ ​‍‌‌​ ‌‌‌​​‍‌‌ ‌‍‍ ‌‍‌‌‌ ‍‌​‍‌‌​ ​ ‌​‌​​‍‌‌​ ​ ‌​‌​​‍‌‌​ ​‍​ ​‍​ ‌‌‌‍‌​‌‍‌​‌‍​‍​ ​‍‌‍‌​​ ‌ ​ ​‌​ ‌‍​ ​ ​ ​‍​ ‍‌​‍‌‌​ ​‍​ ​‍​‍‌‌​ ‌‌‌​‌​​‍ ‍‌‍ ​‌‍​‌‌‍​‍‌‍‌‌‌‍ ​​‍‌‍‌ ​​‌‍‌‌‌ ​‍‌ ​ ‌ ​​‌‍‌‌‌‍​ ‌ ‌​‌‍‍‌‌ ‌‍‌‍‌‌​ ‌‌ ​​‌ ‌‌‌‍​‍‌‍ ​‌‍‍‌‌ ​ ‌‍‍​‌‍‌‌‌‍‌​​‍​‍‌ ‌
Customer Stories​​​​‌ ‍ ​‍​‍‌‍ ‌ ​‍‌‍‍‌‌‍‌ ‌‍‍‌‌‍ ‍​‍​‍​ ‍‍​‍​‍‌ ​ ‌‍​‌‌‍ ‍‌‍‍‌‌ ‌​‌ ‍‌​‍ ‍‌‍‍‌‌‍ ​‍​‍​‍ ​​‍​‍‌‍‍​‌ ​‍‌‍‌‌‌‍‌‍​‍​‍​ ‍‍​‍​‍‌‍‍​‌ ‌​‌ ‌​‌ ​​​ ‍‍​‍ ​‍ ‌‍ ​‌‍ ‌‍​ ‌‍​‌‌‍ ​‌‍‍​‌‍ ‌ ​ ‌ ‌​​ ‍‍​ ​ ​ ​ ​ ​ ​ ​ ​‍ ‌‍‍‌‌‍ ‍‌ ‌​‌‍‌‌‌‍ ‍‌ ‌​​‍ ‌‍‌‌‌‍‌​‌‍‍‌‌ ‌​​‍ ‌‍ ‌‌‍ ‌‍‌​‌‍‌‌​ ‌‌ ​​‌ ​‍‌‍‌‌‌ ​ ‌‍‌‌‌‍ ‍‌ ‌​‌‍​‌‌ ‌​‌‍‍‌‌‍ ‌‍ ‍​ ‍ ‌‍‍‌‌‍‌​​ ‌​ ​​‌‍‌​‌‍‌‍​ ‍​​ ​‌​ ‍‌​ ​​​ ‍‌​‍ ‌​ ‍​‌‍​‍​ ​​‌‍‌‍​‍ ‌​ ‌​​ ‍‌​ ​‍​ ‌​​‍ ‌‌‍​‌​ ​​​ ‌​​ ​ ​‍ ‌​ ​‍‌‍‌​‌‍‌‍​ ​​​ ​​​ ‌ ​ ‌​​ ​​‌‍​ ​ ‍​​ ‍​​ ​‍​ ‍ ‌ ‌​‌ ‍‌‌ ​​‌‍‌‌​ ‌‌ ​ ‌‍‍‌‌ ‌​‌‍‌‌‌​‌‍‌‍ ‌‍ ‌ ‌​‌‍‌‌‌ ​‍​ ‍ ‌ ​​‌‍​‌‌ ‌​‌‍‍​​ ‌‌‍ ​‌‍‍‌‌‍ ‍‌‍‍ ‌​​ ‌‍ ‌‍ ​‌ ‌‌‌‍ ‌‌‍ ‍‌ ​ ​‍‌‌​ ‌‌‌​​‍‌‌ ‌‍‍ ‌‍‌‌‌ ‍‌​‍‌‌​ ​ ‌​‌​​‍‌‌​ ​ ‌​‌​​‍‌‌​ ​‍​ ​‍​ ‌‌‌‍​‌​ ‌‍‌‍‌​​ ‌‌​ ‌‍​ ‌‍​ ‌ ​ ‍​‌‍​ ​ ‌‌​ ​ ​‍‌‌​ ​‍​ ​‍​‍‌‌​ ‌‌‌​‌​​‍ ‍‌‍ ​‌‍‍‌‌‍ ‍‌‍‍ ‌ ​ ​‍‌‌​ ‌‌‌​​‍‌‌ ‌‍‍ ‌‍‌‌‌ ‍‌​‍‌‌​ ​ ‌​‌​​‍‌‌​ ​ ‌​‌​​‍‌‌​ ​‍​ ​‍‌‍​ ‌‍‌‍‌‍‌‌‌‍‌​‌‍‌‍‌‍‌‍‌‍​‌​ ‌ ‌‍​‍​ ​‍‌‍​ ‌‍‌​​‍‌‌​ ​‍​ ​‍​‍‌‌​ ‌‌‌​‌​​‍ ‍‌‍ ​‌‍​‌‌‍​‍‌‍‌‌‌‍ ​​ ‌‍​‍‌‍​‌‌ ​ ‌‍‌‌‌‌‌‌‌ ​‍‌‍ ​​ ‌‌‍‍​‌ ‌​‌ ‌​‌ ​​​‍‌‌​ ​ ‌​​‌​‍‌‌​ ​‍‌​‌‍​‍‌‌​ ​‍‌​‌‍‌‍ ​‌‍ ‌‍​ ‌‍​‌‌‍ ​‌‍‍​‌‍ ‌ ​ ‌ ‌​​‍‌‌​ ​ ‌​​‌​ ​ ​ ​ ​ ​ ​ ​ ​‍‌‍‌‍‍‌‌‍‌​​ ‌​ ​​‌‍‌​‌‍‌‍​ ‍​​ ​‌​ ‍‌​ ​​​ ‍‌​‍ ‌​ ‍​‌‍​‍​ ​​‌‍‌‍​‍ ‌​ ‌​​ ‍‌​ ​‍​ ‌​​‍ ‌‌‍​‌​ ​​​ ‌​​ ​ ​‍ ‌​ ​‍‌‍‌​‌‍‌‍​ ​​​ ​​​ ‌ ​ ‌​​ ​​‌‍​ ​ ‍​​ ‍​​ ​‍​‍‌‍‌ ‌​‌ ‍‌‌ ​​‌‍‌‌​ ‌‌ ​ ‌‍‍‌‌ ‌​‌‍‌‌‌​‌‍‌‍ ‌‍ ‌ ‌​‌‍‌‌‌ ​‍​‍‌‍‌ ​​‌‍​‌‌ ‌​‌‍‍​​ ‌‌‍ ​‌‍‍‌‌‍ ‍‌‍‍ ‌​​ ‌‍ ‌‍ ​‌ ‌‌‌‍ ‌‌‍ ‍‌ ​ ​‍‌‌​ ‌‌‌​​‍‌‌ ‌‍‍ ‌‍‌‌‌ ‍‌​‍‌‌​ ​ ‌​‌​​‍‌‌​ ​ ‌​‌​​‍‌‌​ ​‍​ ​‍​ ‌‌‌‍​‌​ ‌‍‌‍‌​​ ‌‌​ ‌‍​ ‌‍​ ‌ ​ ‍​‌‍​ ​ ‌‌​ ​ ​‍‌‌​ ​‍​ ​‍​‍‌‌​ ‌‌‌​‌​​‍ ‍‌‍ ​‌‍‍‌‌‍ ‍‌‍‍ ‌ ​ ​‍‌‌​ ‌‌‌​​‍‌‌ ‌‍‍ ‌‍‌‌‌ ‍‌​‍‌‌​ ​ ‌​‌​​‍‌‌​ ​ ‌​‌​​‍‌‌​ ​‍​ ​‍‌‍​ ‌‍‌‍‌‍‌‌‌‍‌​‌‍‌‍‌‍‌‍‌‍​‌​ ‌ ‌‍​‍​ ​‍‌‍​ ‌‍‌​​‍‌‌​ ​‍​ ​‍​‍‌‌​ ‌‌‌​‌​​‍ ‍‌‍ ​‌‍​‌‌‍​‍‌‍‌‌‌‍ ​​‍‌‍‌ ​​‌‍‌‌‌ ​‍‌ ​ ‌ ​​‌‍‌‌‌‍​ ‌ ‌​‌‍‍‌‌ ‌‍‌‍‌‌​ ‌‌ ​​‌ ‌‌‌‍​‍‌‍ ​‌‍‍‌‌ ​ ‌‍‍​‌‍‌‌‌‍‌​​‍​‍‌ ‌
Glossary​​​​‌ ‍ ​‍​‍‌‍ ‌ ​‍‌‍‍‌‌‍‌ ‌‍‍‌‌‍ ‍​‍​‍​ ‍‍​‍​‍‌ ​ ‌‍​‌‌‍ ‍‌‍‍‌‌ ‌​‌ ‍‌​‍ ‍‌‍‍‌‌‍ ​‍​‍​‍ ​​‍​‍‌‍‍​‌ ​‍‌‍‌‌‌‍‌‍​‍​‍​ ‍‍​‍​‍‌‍‍​‌ ‌​‌ ‌​‌ ​​​ ‍‍​‍ ​‍ ‌‍ ​‌‍ ‌‍​ ‌‍​‌‌‍ ​‌‍‍​‌‍ ‌ ​ ‌ ‌​​ ‍‍​ ​ ​ ​ ​ ​ ​ ​ ​‍ ‌‍‍‌‌‍ ‍‌ ‌​‌‍‌‌‌‍ ‍‌ ‌​​‍ ‌‍‌‌‌‍‌​‌‍‍‌‌ ‌​​‍ ‌‍ ‌‌‍ ‌‍‌​‌‍‌‌​ ‌‌ ​​‌ ​‍‌‍‌‌‌ ​ ‌‍‌‌‌‍ ‍‌ ‌​‌‍​‌‌ ‌​‌‍‍‌‌‍ ‌‍ ‍​ ‍ ‌‍‍‌‌‍‌​​ ‌​ ​​‌‍‌​‌‍‌‍​ ‍​​ ​‌​ ‍‌​ ​​​ ‍‌​‍ ‌​ ‍​‌‍​‍​ ​​‌‍‌‍​‍ ‌​ ‌​​ ‍‌​ ​‍​ ‌​​‍ ‌‌‍​‌​ ​​​ ‌​​ ​ ​‍ ‌​ ​‍‌‍‌​‌‍‌‍​ ​​​ ​​​ ‌ ​ ‌​​ ​​‌‍​ ​ ‍​​ ‍​​ ​‍​ ‍ ‌ ‌​‌ ‍‌‌ ​​‌‍‌‌​ ‌‌ ​ ‌‍‍‌‌ ‌​‌‍‌‌‌​‌‍‌‍ ‌‍ ‌ ‌​‌‍‌‌‌ ​‍​ ‍ ‌ ​​‌‍​‌‌ ‌​‌‍‍​​ ‌‌‍ ​‌‍‍‌‌‍ ‍‌‍‍ ‌​​ ‌‍ ‌‍ ​‌ ‌‌‌‍ ‌‌‍ ‍‌ ​ ​‍‌‌​ ‌‌‌​​‍‌‌ ‌‍‍ ‌‍‌‌‌ ‍‌​‍‌‌​ ​ ‌​‌​​‍‌‌​ ​ ‌​‌​​‍‌‌​ ​‍​ ​‍​ ‌‌‌‍​‌​ ‌‍‌‍‌​​ ‌‌​ ‌‍​ ‌‍​ ‌ ​ ‍​‌‍​ ​ ‌‌​ ​ ​‍‌‌​ ​‍​ ​‍​‍‌‌​ ‌‌‌​‌​​‍ ‍‌‍ ​‌‍‍‌‌‍ ‍‌‍‍ ‌ ​ ​‍‌‌​ ‌‌‌​​‍‌‌ ‌‍‍ ‌‍‌‌‌ ‍‌​‍‌‌​ ​ ‌​‌​​‍‌‌​ ​ ‌​‌​​‍‌‌​ ​‍​ ​‍​ ‌ ​ ​ ​ ‌​​ ​‌​ ​‍​ ‍‌​ ​‌‌‍​‌​ ​‌​ ​‍‌‍‌‌‌‍‌‍​‍‌‌​ ​‍​ ​‍​‍‌‌​ ‌‌‌​‌​​‍ ‍‌‍ ​‌‍​‌‌‍​‍‌‍‌‌‌‍ ​​ ‌‍​‍‌‍​‌‌ ​ ‌‍‌‌‌‌‌‌‌ ​‍‌‍ ​​ ‌‌‍‍​‌ ‌​‌ ‌​‌ ​​​‍‌‌​ ​ ‌​​‌​‍‌‌​ ​‍‌​‌‍​‍‌‌​ ​‍‌​‌‍‌‍ ​‌‍ ‌‍​ ‌‍​‌‌‍ ​‌‍‍​‌‍ ‌ ​ ‌ ‌​​‍‌‌​ ​ ‌​​‌​ ​ ​ ​ ​ ​ ​ ​ ​‍‌‍‌‍‍‌‌‍‌​​ ‌​ ​​‌‍‌​‌‍‌‍​ ‍​​ ​‌​ ‍‌​ ​​​ ‍‌​‍ ‌​ ‍​‌‍​‍​ ​​‌‍‌‍​‍ ‌​ ‌​​ ‍‌​ ​‍​ ‌​​‍ ‌‌‍​‌​ ​​​ ‌​​ ​ ​‍ ‌​ ​‍‌‍‌​‌‍‌‍​ ​​​ ​​​ ‌ ​ ‌​​ ​​‌‍​ ​ ‍​​ ‍​​ ​‍​‍‌‍‌ ‌​‌ ‍‌‌ ​​‌‍‌‌​ ‌‌ ​ ‌‍‍‌‌ ‌​‌‍‌‌‌​‌‍‌‍ ‌‍ ‌ ‌​‌‍‌‌‌ ​‍​‍‌‍‌ ​​‌‍​‌‌ ‌​‌‍‍​​ ‌‌‍ ​‌‍‍‌‌‍ ‍‌‍‍ ‌​​ ‌‍ ‌‍ ​‌ ‌‌‌‍ ‌‌‍ ‍‌ ​ ​‍‌‌​ ‌‌‌​​‍‌‌ ‌‍‍ ‌‍‌‌‌ ‍‌​‍‌‌​ ​ ‌​‌​​‍‌‌​ ​ ‌​‌​​‍‌‌​ ​‍​ ​‍​ ‌‌‌‍​‌​ ‌‍‌‍‌​​ ‌‌​ ‌‍​ ‌‍​ ‌ ​ ‍​‌‍​ ​ ‌‌​ ​ ​‍‌‌​ ​‍​ ​‍​‍‌‌​ ‌‌‌​‌​​‍ ‍‌‍ ​‌‍‍‌‌‍ ‍‌‍‍ ‌ ​ ​‍‌‌​ ‌‌‌​​‍‌‌ ‌‍‍ ‌‍‌‌‌ ‍‌​‍‌‌​ ​ ‌​‌​​‍‌‌​ ​ ‌​‌​​‍‌‌​ ​‍​ ​‍​ ‌ ​ ​ ​ ‌​​ ​‌​ ​‍​ ‍‌​ ​‌‌‍​‌​ ​‌​ ​‍‌‍‌‌‌‍‌‍​‍‌‌​ ​‍​ ​‍​‍‌‌​ ‌‌‌​‌​​‍ ‍‌‍ ​‌‍​‌‌‍​‍‌‍‌‌‌‍ ​​‍‌‍‌ ​​‌‍‌‌‌ ​‍‌ ​ ‌ ​​‌‍‌‌‌‍​ ‌ ‌​‌‍‍‌‌ ‌‍‌‍‌‌​ ‌‌ ​​‌ ‌‌‌‍​‍‌‍ ​‌‍‍‌‌ ​ ‌‍‍​‌‍‌‌‌‍‌​​‍​‍‌ ‌
Terms of Use​​​​‌ ‍ ​‍​‍‌‍ ‌ ​‍‌‍‍‌‌‍‌ ‌‍‍‌‌‍ ‍​‍​‍​ ‍‍​‍​‍‌ ​ ‌‍​‌‌‍ ‍‌‍‍‌‌ ‌​‌ ‍‌​‍ ‍‌‍‍‌‌‍ ​‍​‍​‍ ​​‍​‍‌‍‍​‌ ​‍‌‍‌‌‌‍‌‍​‍​‍​ ‍‍​‍​‍‌‍‍​‌ ‌​‌ ‌​‌ ​​​ ‍‍​‍ ​‍ ‌‍ ​‌‍ ‌‍​ ‌‍​‌‌‍ ​‌‍‍​‌‍ ‌ ​ ‌ ‌​​ ‍‍​ ​ ​ ​ ​ ​ ​ ​ ​‍ ‌‍‍‌‌‍ ‍‌ ‌​‌‍‌‌‌‍ ‍‌ ‌​​‍ ‌‍‌‌‌‍‌​‌‍‍‌‌ ‌​​‍ ‌‍ ‌‌‍ ‌‍‌​‌‍‌‌​ ‌‌ ​​‌ ​‍‌‍‌‌‌ ​ ‌‍‌‌‌‍ ‍‌ ‌​‌‍​‌‌ ‌​‌‍‍‌‌‍ ‌‍ ‍​ ‍ ‌‍‍‌‌‍‌​​ ‌​ ​​‌‍‌​‌‍‌‍​ ‍​​ ​‌​ ‍‌​ ​​​ ‍‌​‍ ‌​ ‍​‌‍​‍​ ​​‌‍‌‍​‍ ‌​ ‌​​ ‍‌​ ​‍​ ‌​​‍ ‌‌‍​‌​ ​​​ ‌​​ ​ ​‍ ‌​ ​‍‌‍‌​‌‍‌‍​ ​​​ ​​​ ‌ ​ ‌​​ ​​‌‍​ ​ ‍​​ ‍​​ ​‍​ ‍ ‌ ‌​‌ ‍‌‌ ​​‌‍‌‌​ ‌‌ ​ ‌‍‍‌‌ ‌​‌‍‌‌‌​‌‍‌‍ ‌‍ ‌ ‌​‌‍‌‌‌ ​‍​ ‍ ‌ ​​‌‍​‌‌ ‌​‌‍‍​​ ‌‌‍ ​‌‍‌‌‌‍‌ ‌‍​‌‌‍ ​‌​ ​‌‍‍‌‌‍ ‍‌‍‍ ‌ ​ ​‍‌‌​ ‌‌‌​​‍‌‌ ‌‍‍ ‌‍‌‌‌ ‍‌​‍‌‌​ ​ ‌​‌​​‍‌‌​ ​ ‌​‌​​‍‌‌​ ​‍​ ​‍​ ‍‌​ ‌​​ ‌​‌‍‌‌‌‍​ ​ ‌ ​ ​‍​ ‌‌​ ​ ​ ‌ ​ ‍‌​ ‌​​‍‌‌​ ​‍​ ​‍​‍‌‌​ ‌‌‌​‌​​‍ ‍‌‍ ​‌‍​‌‌‍​‍‌‍‌‌‌‍ ​​ ‌‍​‍‌‍​‌‌ ​ ‌‍‌‌‌‌‌‌‌ ​‍‌‍ ​​ ‌‌‍‍​‌ ‌​‌ ‌​‌ ​​​‍‌‌​ ​ ‌​​‌​‍‌‌​ ​‍‌​‌‍​‍‌‌​ ​‍‌​‌‍‌‍ ​‌‍ ‌‍​ ‌‍​‌‌‍ ​‌‍‍​‌‍ ‌ ​ ‌ ‌​​‍‌‌​ ​ ‌​​‌​ ​ ​ ​ ​ ​ ​ ​ ​‍‌‍‌‍‍‌‌‍‌​​ ‌​ ​​‌‍‌​‌‍‌‍​ ‍​​ ​‌​ ‍‌​ ​​​ ‍‌​‍ ‌​ ‍​‌‍​‍​ ​​‌‍‌‍​‍ ‌​ ‌​​ ‍‌​ ​‍​ ‌​​‍ ‌‌‍​‌​ ​​​ ‌​​ ​ ​‍ ‌​ ​‍‌‍‌​‌‍‌‍​ ​​​ ​​​ ‌ ​ ‌​​ ​​‌‍​ ​ ‍​​ ‍​​ ​‍​‍‌‍‌ ‌​‌ ‍‌‌ ​​‌‍‌‌​ ‌‌ ​ ‌‍‍‌‌ ‌​‌‍‌‌‌​‌‍‌‍ ‌‍ ‌ ‌​‌‍‌‌‌ ​‍​‍‌‍‌ ​​‌‍​‌‌ ‌​‌‍‍​​ ‌‌‍ ​‌‍‌‌‌‍‌ ‌‍​‌‌‍ ​‌​ ​‌‍‍‌‌‍ ‍‌‍‍ ‌ ​ ​‍‌‌​ ‌‌‌​​‍‌‌ ‌‍‍ ‌‍‌‌‌ ‍‌​‍‌‌​ ​ ‌​‌​​‍‌‌​ ​ ‌​‌​​‍‌‌​ ​‍​ ​‍​ ‍‌​ ‌​​ ‌​‌‍‌‌‌‍​ ​ ‌ ​ ​‍​ ‌‌​ ​ ​ ‌ ​ ‍‌​ ‌​​‍‌‌​ ​‍​ ​‍​‍‌‌​ ‌‌‌​‌​​‍ ‍‌‍ ​‌‍​‌‌‍​‍‌‍‌‌‌‍ ​​‍‌‍‌ ​​‌‍‌‌‌ ​‍‌ ​ ‌ ​​‌‍‌‌‌‍​ ‌ ‌​‌‍‍‌‌ ‌‍‌‍‌‌​ ‌‌ ​​‌ ‌‌‌‍​‍‌‍ ​‌‍‍‌‌ ​ ‌‍‍​‌‍‌‌‌‍‌​​‍​‍‌ ‌
Privacy Policy​​​​‌ ‍ ​‍​‍‌‍ ‌ ​‍‌‍‍‌‌‍‌ ‌‍‍‌‌‍ ‍​‍​‍​ ‍‍​‍​‍‌ ​ ‌‍​‌‌‍ ‍‌‍‍‌‌ ‌​‌ ‍‌​‍ ‍‌‍‍‌‌‍ ​‍​‍​‍ ​​‍​‍‌‍‍​‌ ​‍‌‍‌‌‌‍‌‍​‍​‍​ ‍‍​‍​‍‌‍‍​‌ ‌​‌ ‌​‌ ​​​ ‍‍​‍ ​‍ ‌‍ ​‌‍ ‌‍​ ‌‍​‌‌‍ ​‌‍‍​‌‍ ‌ ​ ‌ ‌​​ ‍‍​ ​ ​ ​ ​ ​ ​ ​ ​‍ ‌‍‍‌‌‍ ‍‌ ‌​‌‍‌‌‌‍ ‍‌ ‌​​‍ ‌‍‌‌‌‍‌​‌‍‍‌‌ ‌​​‍ ‌‍ ‌‌‍ ‌‍‌​‌‍‌‌​ ‌‌ ​​‌ ​‍‌‍‌‌‌ ​ ‌‍‌‌‌‍ ‍‌ ‌​‌‍​‌‌ ‌​‌‍‍‌‌‍ ‌‍ ‍​ ‍ ‌‍‍‌‌‍‌​​ ‌​ ​​‌‍‌​‌‍‌‍​ ‍​​ ​‌​ ‍‌​ ​​​ ‍‌​‍ ‌​ ‍​‌‍​‍​ ​​‌‍‌‍​‍ ‌​ ‌​​ ‍‌​ ​‍​ ‌​​‍ ‌‌‍​‌​ ​​​ ‌​​ ​ ​‍ ‌​ ​‍‌‍‌​‌‍‌‍​ ​​​ ​​​ ‌ ​ ‌​​ ​​‌‍​ ​ ‍​​ ‍​​ ​‍​ ‍ ‌ ‌​‌ ‍‌‌ ​​‌‍‌‌​ ‌‌ ​ ‌‍‍‌‌ ‌​‌‍‌‌‌​‌‍‌‍ ‌‍ ‌ ‌​‌‍‌‌‌ ​‍​ ‍ ‌ ​​‌‍​‌‌ ‌​‌‍‍​​ ‌‌‍ ​‌‍‌‌‌‍‌ ‌‍​‌‌‍ ​‌​ ​‌‍‍‌‌‍ ‍‌‍‍ ‌ ​ ​‍‌‌​ ‌‌‌​​‍‌‌ ‌‍‍ ‌‍‌‌‌ ‍‌​‍‌‌​ ​ ‌​‌​​‍‌‌​ ​ ‌​‌​​‍‌‌​ ​‍​ ​‍​ ‍‌​ ​​​ ​‍​ ‌​‌‍​‍‌‍‌​​ ‌‍‌‍‌‌‌‍​‌​ ‌ ‌‍‌​​ ‍‌​ ‍‌​ ‌ ​ ​ ​ ‌‌‌‍​ ​ ​‌​ ‌​​ ‌ ​ ‌‍​ ‌‍​ ​‍​ ​‌​ ‍‌‌‍‌​​ ​ ‌‍​‌​ ​‍​ ‌ ‌‍​‍‌‍​‌​‍‌‌​ ​‍​ ​‍​‍‌‌​ ‌‌‌​‌​​‍ ‍‌‍ ​‌‍​‌‌‍​‍‌‍‌‌‌‍ ​​ ‌‍​‍‌‍​‌‌ ​ ‌‍‌‌‌‌‌‌‌ ​‍‌‍ ​​ ‌‌‍‍​‌ ‌​‌ ‌​‌ ​​​‍‌‌​ ​ ‌​​‌​‍‌‌​ ​‍‌​‌‍​‍‌‌​ ​‍‌​‌‍‌‍ ​‌‍ ‌‍​ ‌‍​‌‌‍ ​‌‍‍​‌‍ ‌ ​ ‌ ‌​​‍‌‌​ ​ ‌​​‌​ ​ ​ ​ ​ ​ ​ ​ ​‍‌‍‌‍‍‌‌‍‌​​ ‌​ ​​‌‍‌​‌‍‌‍​ ‍​​ ​‌​ ‍‌​ ​​​ ‍‌​‍ ‌​ ‍​‌‍​‍​ ​​‌‍‌‍​‍ ‌​ ‌​​ ‍‌​ ​‍​ ‌​​‍ ‌‌‍​‌​ ​​​ ‌​​ ​ ​‍ ‌​ ​‍‌‍‌​‌‍‌‍​ ​​​ ​​​ ‌ ​ ‌​​ ​​‌‍​ ​ ‍​​ ‍​​ ​‍​‍‌‍‌ ‌​‌ ‍‌‌ ​​‌‍‌‌​ ‌‌ ​ ‌‍‍‌‌ ‌​‌‍‌‌‌​‌‍‌‍ ‌‍ ‌ ‌​‌‍‌‌‌ ​‍​‍‌‍‌ ​​‌‍​‌‌ ‌​‌‍‍​​ ‌‌‍ ​‌‍‌‌‌‍‌ ‌‍​‌‌‍ ​‌​ ​‌‍‍‌‌‍ ‍‌‍‍ ‌ ​ ​‍‌‌​ ‌‌‌​​‍‌‌ ‌‍‍ ‌‍‌‌‌ ‍‌​‍‌‌​ ​ ‌​‌​​‍‌‌​ ​ ‌​‌​​‍‌‌​ ​‍​ ​‍​ ‍‌​ ​​​ ​‍​ ‌​‌‍​‍‌‍‌​​ ‌‍‌‍‌‌‌‍​‌​ ‌ ‌‍‌​​ ‍‌​ ‍‌​ ‌ ​ ​ ​ ‌‌‌‍​ ​ ​‌​ ‌​​ ‌ ​ ‌‍​ ‌‍​ ​‍​ ​‌​ ‍‌‌‍‌​​ ​ ‌‍​‌​ ​‍​ ‌ ‌‍​‍‌‍​‌​‍‌‌​ ​‍​ ​‍​‍‌‌​ ‌‌‌​‌​​‍ ‍‌‍ ​‌‍​‌‌‍​‍‌‍‌‌‌‍ ​​‍‌‍‌ ​​‌‍‌‌‌ ​‍‌ ​ ‌ ​​‌‍‌‌‌‍​ ‌ ‌​‌‍‍‌‌ ‌‍‌‍‌‌​ ‌‌ ​​‌ ‌‌‌‍​‍‌‍ ​‌‍‍‌‌ ​ ‌‍‍​‌‍‌‌‌‍‌​​‍​‍‌ ‌
Cookie Settings
© Candid Health 2026. All rights reserved.​​​​‌ ‍ ​‍​‍‌‍ ‌ ​‍‌‍‍‌‌‍‌ ‌‍‍‌‌‍ ‍​‍​‍​ ‍‍​‍​‍‌ ​ ‌‍​‌‌‍ ‍‌‍‍‌‌ ‌​‌ ‍‌​‍ ‍‌‍‍‌‌‍ ​‍​‍​‍ ​​‍​‍‌‍‍​‌ ​‍‌‍‌‌‌‍‌‍​‍​‍​ ‍‍​‍​‍‌‍‍​‌ ‌​‌ ‌​‌ ​​​ ‍‍​‍ ​‍ ‌‍ ​‌‍ ‌‍​ ‌‍​‌‌‍ ​‌‍‍​‌‍ ‌ ​ ‌ ‌​​ ‍‍​ ​ ​ ​ ​ ​ ​ ​ ​‍ ‌‍‍‌‌‍ ‍‌ ‌​‌‍‌‌‌‍ ‍‌ ‌​​‍ ‌‍‌‌‌‍‌​‌‍‍‌‌ ‌​​‍ ‌‍ ‌‌‍ ‌‍‌​‌‍‌‌​ ‌‌ ​​‌ ​‍‌‍‌‌‌ ​ ‌‍‌‌‌‍ ‍‌ ‌​‌‍​‌‌ ‌​‌‍‍‌‌‍ ‌‍ ‍​ ‍ ‌‍‍‌‌‍‌​​ ‌​ ​​‌‍‌​‌‍‌‍​ ‍​​ ​‌​ ‍‌​ ​​​ ‍‌​‍ ‌​ ‍​‌‍​‍​ ​​‌‍‌‍​‍ ‌​ ‌​​ ‍‌​ ​‍​ ‌​​‍ ‌‌‍​‌​ ​​​ ‌​​ ​ ​‍ ‌​ ​‍‌‍‌​‌‍‌‍​ ​​​ ​​​ ‌ ​ ‌​​ ​​‌‍​ ​ ‍​​ ‍​​ ​‍​ ‍ ‌ ‌​‌ ‍‌‌ ​​‌‍‌‌​ ‌‌ ​ ‌‍‍‌‌ ‌​‌‍‌‌‌​‌‍‌‍ ‌‍ ‌ ‌​‌‍‌‌‌ ​‍​ ‍ ‌ ​​‌‍​‌‌ ‌​‌‍‍​​ ‌‌‍​ ‌‍ ‌ ​​‌ ‍‌‌ ​‍‌‍‍‌‌‍‌ ‌‍‍​‌ ‌​‌‌‌​‌‍‌‌‌ ‍​‌ ‌​​ ‌‍​‍‌‍​‌‌ ​ ‌‍‌‌‌‌‌‌‌ ​‍‌‍ ​​ ‌‌‍‍​‌ ‌​‌ ‌​‌ ​​​‍‌‌​ ​ ‌​​‌​‍‌‌​ ​‍‌​‌‍​‍‌‌​ ​‍‌​‌‍‌‍ ​‌‍ ‌‍​ ‌‍​‌‌‍ ​‌‍‍​‌‍ ‌ ​ ‌ ‌​​‍‌‌​ ​ ‌​​‌​ ​ ​ ​ ​ ​ ​ ​ ​‍‌‍‌‍‍‌‌‍‌​​ ‌​ ​​‌‍‌​‌‍‌‍​ ‍​​ ​‌​ ‍‌​ ​​​ ‍‌​‍ ‌​ ‍​‌‍​‍​ ​​‌‍‌‍​‍ ‌​ ‌​​ ‍‌​ ​‍​ ‌​​‍ ‌‌‍​‌​ ​​​ ‌​​ ​ ​‍ ‌​ ​‍‌‍‌​‌‍‌‍​ ​​​ ​​​ ‌ ​ ‌​​ ​​‌‍​ ​ ‍​​ ‍​​ ​‍​‍‌‍‌ ‌​‌ ‍‌‌ ​​‌‍‌‌​ ‌‌ ​ ‌‍‍‌‌ ‌​‌‍‌‌‌​‌‍‌‍ ‌‍ ‌ ‌​‌‍‌‌‌ ​‍​‍‌‍‌ ​​‌‍​‌‌ ‌​‌‍‍​​ ‌‌‍​ ‌‍ ‌ ​​‌ ‍‌‌ ​‍‌‍‍‌‌‍‌ ‌‍‍​‌ ‌​‌‌‌​‌‍‌‌‌ ‍​‌ ‌​​‍‌‍‌ ​​‌‍‌‌‌ ​‍‌ ​ ‌ ​​‌‍‌‌‌‍​ ‌ ‌​‌‍‍‌‌ ‌‍‌‍‌‌​ ‌‌ ​​‌ ‌‌‌‍​‍‌‍ ​‌‍‍‌‌ ​ ‌‍‍​‌‍‌‌‌‍‌​​‍​‍‌ ‌